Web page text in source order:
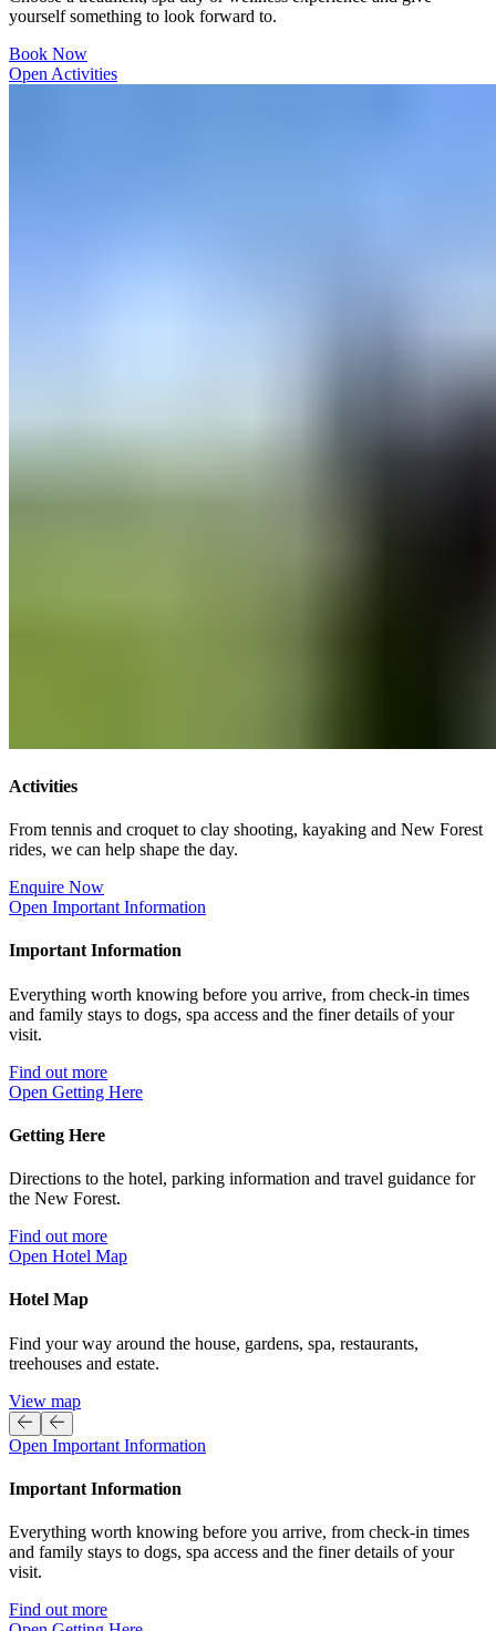
yourself something to look forward to. ​​​​‌ ‍ ​‍​‍‌‍ ‌ ​‍‌‍‍‌‌‍‌ ‌‍‍‌‌‍ ‍​‍​‍​ ‍‍​‍​‍‌ ​ ‌‍​‌‌‍ ‍‌‍‍‌‌ ‌​‌ ‍‌​‍ ‍‌‍‍‌‌‍ ​‍​‍​‍ ​​‍​‍‌‍‍​‌ ​‍‌‍‌‌‌‍‌‍​‍​‍​ ‍‍​‍​‍‌‍‍​‌ ‌​‌ ‌​‌ ​​‌ ​ ​ ‍‍​‍ ​‍ ‌‍ ​​‍ ‌‌‍​‌‌‍ ‍‌‍‌​​‍ ‌‌ ​‍​‍ ‌‌‍‍​‌‍ ‌ ‌​‌‍‌‌‌‍ ​‌ ​ ​‍ ‌‌ ​ ‌ ‌​‌ ‌‌‌‍‌​‌‍‍‌‌‍ ​‍ ‍‌ ‌‍‌‍‌‌‌ ​‍‌‍​ ‌‍‌‌‌‍ ​​‍ ‍‌‍​‌‌ ​​‌ ​​​‍ ‌‍‍‌‌‍ ‍‌ ‌​‌‍‌‌‌‍ ‍‌ ‌​​‍ ‌‍‌‌‌‍‌​‌‍‍‌‌ ‌​​‍ ‌‍ ‌‌‍ ‌‍‌​‌‍‌‌​ ‌‌ ​​‌ ​‍‌‍‌‌‌ ​ ‌‍‌‌‌‍ ‍‌ ‌​‌‍​‌‌ ‌​‌‍‍‌‌‍ ‌‍ ‍​ ‍ ‌‍‍‌‌‍‌​​ ‌​ ‌‌​ ‌ ​ ‌​​ ‍‌‌‍​ ‌‍‌‌‌‍​‍​ ‌ ​‍ ‌​ ​​​ ‍‌‌‍‌‍‌‍​ ​‍ ‌​ ‌​​ ​‍​ ‌‌​ ‌​​‍ ‌‌‍​‌​ ‌​​ ​ ​ ​‍​‍ ‌​ ‌​​ ​​​ ‌‌​ ‌‍‌‍​ ​ ‌ ​ ‌‌​ ‌ ‌‍​‌​ ‌‌‌‍​‌​ ‌ ​ ‍ ‌ ‌​‌ ‍‌‌ ​​‌‍‌‌​ ‌‌‍‍​‌‍ ‌ ‌​‌‍‌‌‌‍ ​‌‌​ ‌‍‍‌‌ ‌​‌‍‌‌‌‌​​‌‍​‌‌‍‌ ‌‍‌‌​ ‍ ‌ ​​‌‍​‌‌ ‌​‌‍‍​​ ‌‌ ​​‌‍​‌‌‍‌ ‌‍‌‌‌​​‍‌ ‌‌‌‍‍‌‌‍ ​‌‍‌​‌‍‌‌‌ ​‍​‍‌‌​ ‌‌‌​​‍‌‌ ‌‍‍ ‌‍‌‌‌ ‍‌​‍‌‌​ ​ ‌​‌​​‍‌‌​ ​ ‌​‌​​‍‌‌​ ​‍​ ​‍​ ​‌‌‍‌​​ ‍​​ ‌​‌‍‌​​ ‌‍​ ​‌​ ​ ‌‍‌‌​ ‌‍​ ‍​​ ‍​​‍‌‌​ ​‍​ ​‍​‍‌‌​ ‌‌‌​‌​​‍ ‍‌‍​ ‌‍ ‌‍ ‍‌ ‌​‌‍‌‌‌‍ ‍‌ ‌​​‍‌‌​ ‌‌‌​​‍‌‌ ‌‍‍ ‌‍‌‌‌ ‍‌​‍‌‌​ ​ ‌​‌​​‍‌‌​ ​ ‌​‌​​‍‌‌​ ​‍​ ​‍‌‍‌​‌‍​‍‌‍‌‍‌‍​‍‌‍​ ‌‍​ ​ ‍​‌‍​‌​ ‌ ‌‍​ ‌‍​‍‌‍‌‌​‍‌‌​ ​‍​ ​‍​‍‌‌​ ‌‌‌​‌​​‍ ‍‌‍‌‌‌ ‍​‌‍​ ‌‍‌‌‌ ​‍‌ ​​‌ ‌​​ ‌‍​‍‌‍​‌‌ ​ ‌‍‌‌‌‌‌‌‌ ​‍‌‍ ​​ ‌‌‍‍​‌ ‌​‌ ‌​‌ ​​‌ ​ ​‍‌‌​ ​ ‌​​‌​‍‌‌​ ​‍‌​‌‍​‍‌‌​ ​‍‌​‌‍‌‍ ​​‍ ‌‌‍​‌‌‍ ‍‌‍‌​​‍ ‌‌ ​‍​‍ ‌‌‍‍​‌‍ ‌ ‌​‌‍‌‌‌‍ ​‌ ​ ​‍ ‌‌ ​ ‌ ‌​‌ ‌‌‌‍‌​‌‍‍‌‌‍ ​‍ ‍‌ ‌‍‌‍‌‌‌ ​‍‌‍​ ‌‍‌‌‌‍ ​​‍ ‍‌‍​‌‌ ​​‌ ​​​‍‌‍‌‍‍‌‌‍‌​​ ‌​ ‌‌​ ‌ ​ ‌​​ ‍‌‌‍​ ‌‍‌‌‌‍​‍​ ‌ ​‍ ‌​ ​​​ ‍‌‌‍‌‍‌‍​ ​‍ ‌​ ‌​​ ​‍​ ‌‌​ ‌​​‍ ‌‌‍​‌​ ‌​​ ​ ​ ​‍​‍ ‌​ ‌​​ ​​​ ‌‌​ ‌‍‌‍​ ​ ‌ ​ ‌‌​ ‌ ‌‍​‌​ ‌‌‌‍​‌​ ‌ ​‍‌‍‌ ‌​‌ ‍‌‌ ​​‌‍‌‌​ ‌‌‍‍​‌‍ ‌ ‌​‌‍‌‌‌‍ ​‌‌​ ‌‍‍‌‌ ‌​‌‍‌‌‌‌​​‌‍​‌‌‍‌ ‌‍‌‌​‍‌‍‌ ​​‌‍​‌‌ ‌​‌‍‍​​ ‌‌ ​​‌‍​‌‌‍‌ ‌‍‌‌‌​​‍‌ ‌‌‌‍‍‌‌‍ ​‌‍‌​‌‍‌‌‌ ​‍​‍‌‌​ ‌‌‌​​‍‌‌ ‌‍‍ ‌‍‌‌‌ ‍‌​‍‌‌​ ​ ‌​‌​​‍‌‌​ ​ ‌​‌​​‍‌‌​ ​‍​ ​‍​ ​‌‌‍‌​​ ‍​​ ‌​‌‍‌​​ ‌‍​ ​‌​ ​ ‌‍‌‌​ ‌‍​ ‍​​ ‍​​‍‌‌​ ​‍​ ​‍​‍‌‌​ ‌‌‌​‌​​‍ ‍‌‍​ ‌‍ ‌‍ ‍‌ ‌​‌‍‌‌‌‍ ‍‌ ‌​​‍‌‌​ ‌‌‌​​‍‌‌ ‌‍‍ ‌‍‌‌‌ ‍‌​‍‌‌​ ​ ‌​‌​​‍‌‌​ ​ ‌​‌​​‍‌‌​ ​‍​ ​‍‌‍‌​‌‍​‍‌‍‌‍‌‍​‍‌‍​ ‌‍​ ​ ‍​‌‍​‌​ ‌ ‌‍​ ‌‍​‍‌‍‌‌​‍‌‌​ ​‍​ ​‍​‍‌‌​ ‌‌‌​‌​​‍ ‍‌‍‌‌‌ ‍​‌‍​ ‌‍‌‌‌ ​‍‌ ​​‌ ‌​​‍‌‍‌ ​​‌‍‌‌‌ ​‍‌ ​ ‌ ​​‌‍‌‌‌‍​ ‌ ‌​‌‍‍‌‌ ‌‍‌‍‌‌​ ‌‌ ​​‌ ‌‌‌‍​‍‌‍ ​‌‍‍‌‌ ​ ‌‍‍​‌‍‌‌‌‍‌​​‍​‍‌ ‌
Book Now​​​​‌ ‍ ​‍​‍‌‍ ‌ ​‍‌‍‍‌‌‍‌ ‌‍‍‌‌‍ ‍​‍​‍​ ‍‍​‍​‍‌ ​ ‌‍​‌‌‍ ‍‌‍‍‌‌ ‌​‌ ‍‌​‍ ‍‌‍‍‌‌‍ ​‍​‍​‍ ​​‍​‍‌‍‍​‌ ​‍‌‍‌‌‌‍‌‍​‍​‍​ ‍‍​‍​‍‌‍‍​‌ ‌​‌ ‌​‌ ​​‌ ​ ​ ‍‍​‍ ​‍ ‌‍ ​​‍ ‌‌‍​‌‌‍ ‍‌‍‌​​‍ ‌‌ ​‍​‍ ‌‌‍‍​‌‍ ‌ ‌​‌‍‌‌‌‍ ​‌ ​ ​‍ ‌‌ ​ ‌ ‌​‌ ‌‌‌‍‌​‌‍‍‌‌‍ ​‍ ‍‌ ‌‍‌‍‌‌‌ ​‍‌‍​ ‌‍‌‌‌‍ ​​‍ ‍‌‍​‌‌ ​​‌ ​​​‍ ‌‍‍‌‌‍ ‍‌ ‌​‌‍‌‌‌‍ ‍‌ ‌​​‍ ‌‍‌‌‌‍‌​‌‍‍‌‌ ‌​​‍ ‌‍ ‌‌‍ ‌‍‌​‌‍‌‌​ ‌‌ ​​‌ ​‍‌‍‌‌‌ ​ ‌‍‌‌‌‍ ‍‌ ‌​‌‍​‌‌ ‌​‌‍‍‌‌‍ ‌‍ ‍​ ‍ ‌‍‍‌‌‍‌​​ ‌​ ‌‌​ ‌ ​ ‌​​ ‍‌‌‍​ ‌‍‌‌‌‍​‍​ ‌ ​‍ ‌​ ​​​ ‍‌‌‍‌‍‌‍​ ​‍ ‌​ ‌​​ ​‍​ ‌‌​ ‌​​‍ ‌‌‍​‌​ ‌​​ ​ ​ ​‍​‍ ‌​ ‌​​ ​​​ ‌‌​ ‌‍‌‍​ ​ ‌ ​ ‌‌​ ‌ ‌‍​‌​ ‌‌‌‍​‌​ ‌ ​ ‍ ‌ ‌​‌ ‍‌‌ ​​‌‍‌‌​ ‌‌‍‍​‌‍ ‌ ‌​‌‍‌‌‌‍ ​‌‌​ ‌‍‍‌‌ ‌​‌‍‌‌‌‌​​‌‍​‌‌‍‌ ‌‍‌‌​ ‍ ‌ ​​‌‍​‌‌ ‌​‌‍‍​​ ‌‌ ​​‌‍​‌‌‍‌ ‌‍‌‌‌​​‍‌ ‌‌‌‍‍‌‌‍ ​‌‍‌​‌‍‌‌‌ ​‍​‍‌‌​ ‌‌‌​​‍‌‌ ‌‍‍ ‌‍‌‌‌ ‍‌​‍‌‌​ ​ ‌​‌​​‍‌‌​ ​ ‌​‌​​‍‌‌​ ​‍​ ​‍​ ​‌‌‍‌​​ ‍​​ ‌​‌‍‌​​ ‌‍​ ​‌​ ​ ‌‍‌‌​ ‌‍​ ‍​​ ‍​​‍‌‌​ ​‍​ ​‍​‍‌‌​ ‌‌‌​‌​​‍ ‍‌‍​ ‌‍ ‌‍ ‍‌ ‌​‌‍‌‌‌‍ ‍‌ ‌​​‍‌‌​ ‌‌‌​​‍‌‌ ‌‍‍ ‌‍‌‌‌ ‍‌​‍‌‌​ ​ ‌​‌​​‍‌‌​ ​ ‌​‌​​‍‌‌​ ​‍​ ​‍‌‍‌​‌‍​‍‌‍‌‍‌‍​‍‌‍​ ‌‍​ ​ ‍​‌‍​‌​ ‌ ‌‍​ ‌‍​‍‌‍‌‌​‍‌‌​ ​‍​ ​‍​‍‌‌​ ‌‌‌​‌​​‍ ‍‌ ​ ‌‍‌‌‌‍​ ‌‍ ‌‍ ‍‌‍‌​‌‍​‌‌ ​‍‌ ‍‌‌​​ ‌ ‌​‌‍​‌​‍ ‍‌‍ ​‌‍​‌‌‍​‍‌‍‌‌‌‍ ​​ ‌‍​‍‌‍​‌‌ ​ ‌‍‌‌‌‌‌‌‌ ​‍‌‍ ​​ ‌‌‍‍​‌ ‌​‌ ‌​‌ ​​‌ ​ ​‍‌‌​ ​ ‌​​‌​‍‌‌​ ​‍‌​‌‍​‍‌‌​ ​‍‌​‌‍‌‍ ​​‍ ‌‌‍​‌‌‍ ‍‌‍‌​​‍ ‌‌ ​‍​‍ ‌‌‍‍​‌‍ ‌ ‌​‌‍‌‌‌‍ ​‌ ​ ​‍ ‌‌ ​ ‌ ‌​‌ ‌‌‌‍‌​‌‍‍‌‌‍ ​‍ ‍‌ ‌‍‌‍‌‌‌ ​‍‌‍​ ‌‍‌‌‌‍ ​​‍ ‍‌‍​‌‌ ​​‌ ​​​‍‌‍‌‍‍‌‌‍‌​​ ‌​ ‌‌​ ‌ ​ ‌​​ ‍‌‌‍​ ‌‍‌‌‌‍​‍​ ‌ ​‍ ‌​ ​​​ ‍‌‌‍‌‍‌‍​ ​‍ ‌​ ‌​​ ​‍​ ‌‌​ ‌​​‍ ‌‌‍​‌​ ‌​​ ​ ​ ​‍​‍ ‌​ ‌​​ ​​​ ‌‌​ ‌‍‌‍​ ​ ‌ ​ ‌‌​ ‌ ‌‍​‌​ ‌‌‌‍​‌​ ‌ ​‍‌‍‌ ‌​‌ ‍‌‌ ​​‌‍‌‌​ ‌‌‍‍​‌‍ ‌ ‌​‌‍‌‌‌‍ ​‌‌​ ‌‍‍‌‌ ‌​‌‍‌‌‌‌​​‌‍​‌‌‍‌ ‌‍‌‌​‍‌‍‌ ​​‌‍​‌‌ ‌​‌‍‍​​ ‌‌ ​​‌‍​‌‌‍‌ ‌‍‌‌‌​​‍‌ ‌‌‌‍‍‌‌‍ ​‌‍‌​‌‍‌‌‌ ​‍​‍‌‌​ ‌‌‌​​‍‌‌ ‌‍‍ ‌‍‌‌‌ ‍‌​‍‌‌​ ​ ‌​‌​​‍‌‌​ ​ ‌​‌​​‍‌‌​ ​‍​ ​‍​ ​‌‌‍‌​​ ‍​​ ‌​‌‍‌​​ ‌‍​ ​‌​ ​ ‌‍‌‌​ ‌‍​ ‍​​ ‍​​‍‌‌​ ​‍​ ​‍​‍‌‌​ ‌‌‌​‌​​‍ ‍‌‍​ ‌‍ ‌‍ ‍‌ ‌​‌‍‌‌‌‍ ‍‌ ‌​​‍‌‌​ ‌‌‌​​‍‌‌ ‌‍‍ ‌‍‌‌‌ ‍‌​‍‌‌​ ​ ‌​‌​​‍‌‌​ ​ ‌​‌​​‍‌‌​ ​‍​ ​‍‌‍‌​‌‍​‍‌‍‌‍‌‍​‍‌‍​ ‌‍​ ​ ‍​‌‍​‌​ ‌ ‌‍​ ‌‍​‍‌‍‌‌​‍‌‌​ ​‍​ ​‍​‍‌‌​ ‌‌‌​‌​​‍ ‍‌ ​ ‌‍‌‌‌‍​ ‌‍ ‌‍ ‍‌‍‌​‌‍​‌‌ ​‍‌ ‍‌‌​​ ‌ ‌​‌‍​‌​‍ ‍‌‍ ​‌‍​‌‌‍​‍‌‍‌‌‌‍ ​​‍‌‍‌ ​​‌‍‌‌‌ ​‍‌ ​ ‌ ​​‌‍‌‌‌‍​ ‌ ‌​‌‍‍‌‌ ‌‍‌‍‌‌​ ‌‌ ​​‌ ‌‌‌‍​‍‌‍ ​‌‍‍‌‌ ​ ‌‍‍​‌‍‌‌‌‍‌​​‍​‍‌ ‌
Open Activities​​​​‌ ‍ ​‍​‍‌‍ ‌ ​‍‌‍‍‌‌‍‌ ‌‍‍‌‌‍ ‍​‍​‍​ ‍‍​‍​‍‌ ​ ‌‍​‌‌‍ ‍‌‍‍‌‌ ‌​‌ ‍‌​‍ ‍‌‍‍‌‌‍ ​‍​‍​‍ ​​‍​‍‌‍‍​‌ ​‍‌‍‌‌‌‍‌‍​‍​‍​ ‍‍​‍​‍‌‍‍​‌ ‌​‌ ‌​‌ ​​‌ ​ ​ ‍‍​‍ ​‍ ‌‍ ​​‍ ‌‌‍​‌‌‍ ‍‌‍‌​​‍ ‌‌ ​‍​‍ ‌‌‍‍​‌‍ ‌ ‌​‌‍‌‌‌‍ ​‌ ​ ​‍ ‌‌ ​ ‌ ‌​‌ ‌‌‌‍‌​‌‍‍‌‌‍ ​‍ ‍‌ ‌‍‌‍‌‌‌ ​‍‌‍​ ‌‍‌‌‌‍ ​​‍ ‍‌‍​‌‌ ​​‌ ​​​‍ ‌‍‍‌‌‍ ‍‌ ‌​‌‍‌‌‌‍ ‍‌ ‌​​‍ ‌‍‌‌‌‍‌​‌‍‍‌‌ ‌​​‍ ‌‍ ‌‌‍ ‌‍‌​‌‍‌‌​ ‌‌ ​​‌ ​‍‌‍‌‌‌ ​ ‌‍‌‌‌‍ ‍‌ ‌​‌‍​‌‌ ‌​‌‍‍‌‌‍ ‌‍ ‍​ ‍ ‌‍‍‌‌‍‌​​ ‌​ ‌‌​ ‌ ​ ‌​​ ‍‌‌‍​ ‌‍‌‌‌‍​‍​ ‌ ​‍ ‌​ ​​​ ‍‌‌‍‌‍‌‍​ ​‍ ‌​ ‌​​ ​‍​ ‌‌​ ‌​​‍ ‌‌‍​‌​ ‌​​ ​ ​ ​‍​‍ ‌​ ‌​​ ​​​ ‌‌​ ‌‍‌‍​ ​ ‌ ​ ‌‌​ ‌ ‌‍​‌​ ‌‌‌‍​‌​ ‌ ​ ‍ ‌ ‌​‌ ‍‌‌ ​​‌‍‌‌​ ‌‌‍‍​‌‍ ‌ ‌​‌‍‌‌‌‍ ​‌‌​ ‌‍‍‌‌ ‌​‌‍‌‌‌‌​​‌‍​‌‌‍‌ ‌‍‌‌​ ‍ ‌ ​​‌‍​‌‌ ‌​‌‍‍​​ ‌‌ ​​‌‍​‌‌‍‌ ‌‍‌‌‌​​‍‌ ‌‌‌‍‍‌‌‍ ​‌‍‌​‌‍‌‌‌ ​‍​‍‌‌​ ‌‌‌​​‍‌‌ ‌‍‍ ‌‍‌‌‌ ‍‌​‍‌‌​ ​ ‌​‌​​‍‌‌​ ​ ‌​‌​​‍‌‌​ ​‍​ ​‍​ ​‌‌‍‌​​ ‍​​ ‌​‌‍‌​​ ‌‍​ ​‌​ ​ ‌‍‌‌​ ‌‍​ ‍​​ ‍​​‍‌‌​ ​‍​ ​‍​‍‌‌​ ‌‌‌​‌​​‍ ‍‌‍​ ‌‍ ‌‍ ‍‌ ‌​‌‍‌‌‌‍ ‍‌ ‌​​‍‌‌​ ‌‌‌​​‍‌‌ ‌‍‍ ‌‍‌‌‌ ‍‌​‍‌‌​ ​ ‌​‌​​‍‌‌​ ​ ‌​‌​​‍‌‌​ ​‍​ ​‍​ ‌‌‌‍‌‍‌‍​ ‌‍​ ​ ‍‌​ ‍​​ ‌ ​ ‌‌​ ‌‌‌‍​‍​ ‍‌​ ​ ​‍‌‌​ ​‍​ ​‍​‍‌‌​ ‌‌‌​‌​​‍ ‍‌ ‌​‌‍‍‌‌ ‌​‌‍ ​‌‍‌‌​ ‌‍​‍‌‍​‌‌ ​ ‌‍‌‌‌‌‌‌‌ ​‍‌‍ ​​ ‌‌‍‍​‌ ‌​‌ ‌​‌ ​​‌ ​ ​‍‌‌​ ​ ‌​​‌​‍‌‌​ ​‍‌​‌‍​‍‌‌​ ​‍‌​‌‍‌‍ ​​‍ ‌‌‍​‌‌‍ ‍‌‍‌​​‍ ‌‌ ​‍​‍ ‌‌‍‍​‌‍ ‌ ‌​‌‍‌‌‌‍ ​‌ ​ ​‍ ‌‌ ​ ‌ ‌​‌ ‌‌‌‍‌​‌‍‍‌‌‍ ​‍ ‍‌ ‌‍‌‍‌‌‌ ​‍‌‍​ ‌‍‌‌‌‍ ​​‍ ‍‌‍​‌‌ ​​‌ ​​​‍‌‍‌‍‍‌‌‍‌​​ ‌​ ‌‌​ ‌ ​ ‌​​ ‍‌‌‍​ ‌‍‌‌‌‍​‍​ ‌ ​‍ ‌​ ​​​ ‍‌‌‍‌‍‌‍​ ​‍ ‌​ ‌​​ ​‍​ ‌‌​ ‌​​‍ ‌‌‍​‌​ ‌​​ ​ ​ ​‍​‍ ‌​ ‌​​ ​​​ ‌‌​ ‌‍‌‍​ ​ ‌ ​ ‌‌​ ‌ ‌‍​‌​ ‌‌‌‍​‌​ ‌ ​‍‌‍‌ ‌​‌ ‍‌‌ ​​‌‍‌‌​ ‌‌‍‍​‌‍ ‌ ‌​‌‍‌‌‌‍ ​‌‌​ ‌‍‍‌‌ ‌​‌‍‌‌‌‌​​‌‍​‌‌‍‌ ‌‍‌‌​‍‌‍‌ ​​‌‍​‌‌ ‌​‌‍‍​​ ‌‌ ​​‌‍​‌‌‍‌ ‌‍‌‌‌​​‍‌ ‌‌‌‍‍‌‌‍ ​‌‍‌​‌‍‌‌‌ ​‍​‍‌‌​ ‌‌‌​​‍‌‌ ‌‍‍ ‌‍‌‌‌ ‍‌​‍‌‌​ ​ ‌​‌​​‍‌‌​ ​ ‌​‌​​‍‌‌​ ​‍​ ​‍​ ​‌‌‍‌​​ ‍​​ ‌​‌‍‌​​ ‌‍​ ​‌​ ​ ‌‍‌‌​ ‌‍​ ‍​​ ‍​​‍‌‌​ ​‍​ ​‍​‍‌‌​ ‌‌‌​‌​​‍ ‍‌‍​ ‌‍ ‌‍ ‍‌ ‌​‌‍‌‌‌‍ ‍‌ ‌​​‍‌‌​ ‌‌‌​​‍‌‌ ‌‍‍ ‌‍‌‌‌ ‍‌​‍‌‌​ ​ ‌​‌​​‍‌‌​ ​ ‌​‌​​‍‌‌​ ​‍​ ​‍​ ‌‌‌‍‌‍‌‍​ ‌‍​ ​ ‍‌​ ‍​​ ‌ ​ ‌‌​ ‌‌‌‍​‍​ ‍‌​ ​ ​‍‌‌​ ​‍​ ​‍​‍‌‌​ ‌‌‌​‌​​‍ ‍‌ ‌​‌‍‍‌‌ ‌​‌‍ ​‌‍‌‌​‍‌‍‌ ​​‌‍‌‌‌ ​‍‌ ​ ‌ ​​‌‍‌‌‌‍​ ‌ ‌​‌‍‍‌‌ ‌‍‌‍‌‌​ ‌‌ ​​‌ ‌‌‌‍​‍‌‍ ​‌‍‍‌‌ ​ ‌‍‍​‌‍‌‌‌‍‌​​‍​‍‌ ‌
Activities​​​​‌ ‍ ​‍​‍‌‍ ‌ ​‍‌‍‍‌‌‍‌ ‌‍‍‌‌‍ ‍​‍​‍​ ‍‍​‍​‍‌ ​ ‌‍​‌‌‍ ‍‌‍‍‌‌ ‌​‌ ‍‌​‍ ‍‌‍‍‌‌‍ ​‍​‍​‍ ​​‍​‍‌‍‍​‌ ​‍‌‍‌‌‌‍‌‍​‍​‍​ ‍‍​‍​‍‌‍‍​‌ ‌​‌ ‌​‌ ​​‌ ​ ​ ‍‍​‍ ​‍ ‌‍ ​​‍ ‌‌‍​‌‌‍ ‍‌‍‌​​‍ ‌‌ ​‍​‍ ‌‌‍‍​‌‍ ‌ ‌​‌‍‌‌‌‍ ​‌ ​ ​‍ ‌‌ ​ ‌ ‌​‌ ‌‌‌‍‌​‌‍‍‌‌‍ ​‍ ‍‌ ‌‍‌‍‌‌‌ ​‍‌‍​ ‌‍‌‌‌‍ ​​‍ ‍‌‍​‌‌ ​​‌ ​​​‍ ‌‍‍‌‌‍ ‍‌ ‌​‌‍‌‌‌‍ ‍‌ ‌​​‍ ‌‍‌‌‌‍‌​‌‍‍‌‌ ‌​​‍ ‌‍ ‌‌‍ ‌‍‌​‌‍‌‌​ ‌‌ ​​‌ ​‍‌‍‌‌‌ ​ ‌‍‌‌‌‍ ‍‌ ‌​‌‍​‌‌ ‌​‌‍‍‌‌‍ ‌‍ ‍​ ‍ ‌‍‍‌‌‍‌​​ ‌​ ‌‌​ ‌ ​ ‌​​ ‍‌‌‍​ ‌‍‌‌‌‍​‍​ ‌ ​‍ ‌​ ​​​ ‍‌‌‍‌‍‌‍​ ​‍ ‌​ ‌​​ ​‍​ ‌‌​ ‌​​‍ ‌‌‍​‌​ ‌​​ ​ ​ ​‍​‍ ‌​ ‌​​ ​​​ ‌‌​ ‌‍‌‍​ ​ ‌ ​ ‌‌​ ‌ ‌‍​‌​ ‌‌‌‍​‌​ ‌ ​ ‍ ‌ ‌​‌ ‍‌‌ ​​‌‍‌‌​ ‌‌‍‍​‌‍ ‌ ‌​‌‍‌‌‌‍ ​‌‌​ ‌‍‍‌‌ ‌​‌‍‌‌‌‌​​‌‍​‌‌‍‌ ‌‍‌‌​ ‍ ‌ ​​‌‍​‌‌ ‌​‌‍‍​​ ‌‌ ​​‌‍​‌‌‍‌ ‌‍‌‌‌​​‍‌ ‌‌‌‍‍‌‌‍ ​‌‍‌​‌‍‌‌‌ ​‍​‍‌‌​ ‌‌‌​​‍‌‌ ‌‍‍ ‌‍‌‌‌ ‍‌​‍‌‌​ ​ ‌​‌​​‍‌‌​ ​ ‌​‌​​‍‌‌​ ​‍​ ​‍​ ​‌‌‍‌​​ ‍​​ ‌​‌‍‌​​ ‌‍​ ​‌​ ​ ‌‍‌‌​ ‌‍​ ‍​​ ‍​​‍‌‌​ ​‍​ ​‍​‍‌‌​ ‌‌‌​‌​​‍ ‍‌‍​ ‌‍ ‌‍ ‍‌ ‌​‌‍‌‌‌‍ ‍‌ ‌​​‍‌‌​ ‌‌‌​​‍‌‌ ‌‍‍ ‌‍‌‌‌ ‍‌​‍‌‌​ ​ ‌​‌​​‍‌‌​ ​ ‌​‌​​‍‌‌​ ​‍​ ​‍​ ‌‌‌‍‌‍‌‍​ ‌‍​ ​ ‍‌​ ‍​​ ‌ ​ ‌‌​ ‌‌‌‍​‍​ ‍‌​ ​ ​‍‌‌​ ​‍​ ​‍​‍‌‌​ ‌‌‌​‌​​‍ ‍‌ ‌​‌‍‍‌‌ ‌​‌‍ ​‌‍‌‌​ ‌‍​‍‌‍​‌‌ ​ ‌‍‌‌‌‌‌‌‌ ​‍‌‍ ​​ ‌‌‍‍​‌ ‌​‌ ‌​‌ ​​‌ ​ ​‍‌‌​ ​ ‌​​‌​‍‌‌​ ​‍‌​‌‍​‍‌‌​ ​‍‌​‌‍‌‍ ​​‍ ‌‌‍​‌‌‍ ‍‌‍‌​​‍ ‌‌ ​‍​‍ ‌‌‍‍​‌‍ ‌ ‌​‌‍‌‌‌‍ ​‌ ​ ​‍ ‌‌ ​ ‌ ‌​‌ ‌‌‌‍‌​‌‍‍‌‌‍ ​‍ ‍‌ ‌‍‌‍‌‌‌ ​‍‌‍​ ‌‍‌‌‌‍ ​​‍ ‍‌‍​‌‌ ​​‌ ​​​‍‌‍‌‍‍‌‌‍‌​​ ‌​ ‌‌​ ‌ ​ ‌​​ ‍‌‌‍​ ‌‍‌‌‌‍​‍​ ‌ ​‍ ‌​ ​​​ ‍‌‌‍‌‍‌‍​ ​‍ ‌​ ‌​​ ​‍​ ‌‌​ ‌​​‍ ‌‌‍​‌​ ‌​​ ​ ​ ​‍​‍ ‌​ ‌​​ ​​​ ‌‌​ ‌‍‌‍​ ​ ‌ ​ ‌‌​ ‌ ‌‍​‌​ ‌‌‌‍​‌​ ‌ ​‍‌‍‌ ‌​‌ ‍‌‌ ​​‌‍‌‌​ ‌‌‍‍​‌‍ ‌ ‌​‌‍‌‌‌‍ ​‌‌​ ‌‍‍‌‌ ‌​‌‍‌‌‌‌​​‌‍​‌‌‍‌ ‌‍‌‌​‍‌‍‌ ​​‌‍​‌‌ ‌​‌‍‍​​ ‌‌ ​​‌‍​‌‌‍‌ ‌‍‌‌‌​​‍‌ ‌‌‌‍‍‌‌‍ ​‌‍‌​‌‍‌‌‌ ​‍​‍‌‌​ ‌‌‌​​‍‌‌ ‌‍‍ ‌‍‌‌‌ ‍‌​‍‌‌​ ​ ‌​‌​​‍‌‌​ ​ ‌​‌​​‍‌‌​ ​‍​ ​‍​ ​‌‌‍‌​​ ‍​​ ‌​‌‍‌​​ ‌‍​ ​‌​ ​ ‌‍‌‌​ ‌‍​ ‍​​ ‍​​‍‌‌​ ​‍​ ​‍​‍‌‌​ ‌‌‌​‌​​‍ ‍‌‍​ ‌‍ ‌‍ ‍‌ ‌​‌‍‌‌‌‍ ‍‌ ‌​​‍‌‌​ ‌‌‌​​‍‌‌ ‌‍‍ ‌‍‌‌‌ ‍‌​‍‌‌​ ​ ‌​‌​​‍‌‌​ ​ ‌​‌​​‍‌‌​ ​‍​ ​‍​ ‌‌‌‍‌‍‌‍​ ‌‍​ ​ ‍‌​ ‍​​ ‌ ​ ‌‌​ ‌‌‌‍​‍​ ‍‌​ ​ ​‍‌‌​ ​‍​ ​‍​‍‌‌​ ‌‌‌​‌​​‍ ‍‌ ‌​‌‍‍‌‌ ‌​‌‍ ​‌‍‌‌​‍‌‍‌ ​​‌‍‌‌‌ ​‍‌ ​ ‌ ​​‌‍‌‌‌‍​ ‌ ‌​‌‍‍‌‌ ‌‍‌‍‌‌​ ‌‌ ​​‌ ‌‌‌‍​‍‌‍ ​‌‍‍‌‌ ​ ‌‍‍​‌‍‌‌‌‍‌​​‍​‍‌ ‌
From tennis and croquet to clay shooting, kayaking and New Forest
rides, we can help shape the day. ​​​​‌ ‍ ​‍​‍‌‍ ‌ ​‍‌‍‍‌‌‍‌ ‌‍‍‌‌‍ ‍​‍​‍​ ‍‍​‍​‍‌ ​ ‌‍​‌‌‍ ‍‌‍‍‌‌ ‌​‌ ‍‌​‍ ‍‌‍‍‌‌‍ ​‍​‍​‍ ​​‍​‍‌‍‍​‌ ​‍‌‍‌‌‌‍‌‍​‍​‍​ ‍‍​‍​‍‌‍‍​‌ ‌​‌ ‌​‌ ​​‌ ​ ​ ‍‍​‍ ​‍ ‌‍ ​​‍ ‌‌‍​‌‌‍ ‍‌‍‌​​‍ ‌‌ ​‍​‍ ‌‌‍‍​‌‍ ‌ ‌​‌‍‌‌‌‍ ​‌ ​ ​‍ ‌‌ ​ ‌ ‌​‌ ‌‌‌‍‌​‌‍‍‌‌‍ ​‍ ‍‌ ‌‍‌‍‌‌‌ ​‍‌‍​ ‌‍‌‌‌‍ ​​‍ ‍‌‍​‌‌ ​​‌ ​​​‍ ‌‍‍‌‌‍ ‍‌ ‌​‌‍‌‌‌‍ ‍‌ ‌​​‍ ‌‍‌‌‌‍‌​‌‍‍‌‌ ‌​​‍ ‌‍ ‌‌‍ ‌‍‌​‌‍‌‌​ ‌‌ ​​‌ ​‍‌‍‌‌‌ ​ ‌‍‌‌‌‍ ‍‌ ‌​‌‍​‌‌ ‌​‌‍‍‌‌‍ ‌‍ ‍​ ‍ ‌‍‍‌‌‍‌​​ ‌​ ‌‌​ ‌ ​ ‌​​ ‍‌‌‍​ ‌‍‌‌‌‍​‍​ ‌ ​‍ ‌​ ​​​ ‍‌‌‍‌‍‌‍​ ​‍ ‌​ ‌​​ ​‍​ ‌‌​ ‌​​‍ ‌‌‍​‌​ ‌​​ ​ ​ ​‍​‍ ‌​ ‌​​ ​​​ ‌‌​ ‌‍‌‍​ ​ ‌ ​ ‌‌​ ‌ ‌‍​‌​ ‌‌‌‍​‌​ ‌ ​ ‍ ‌ ‌​‌ ‍‌‌ ​​‌‍‌‌​ ‌‌‍‍​‌‍ ‌ ‌​‌‍‌‌‌‍ ​‌‌​ ‌‍‍‌‌ ‌​‌‍‌‌‌‌​​‌‍​‌‌‍‌ ‌‍‌‌​ ‍ ‌ ​​‌‍​‌‌ ‌​‌‍‍​​ ‌‌ ​​‌‍​‌‌‍‌ ‌‍‌‌‌​​‍‌ ‌‌‌‍‍‌‌‍ ​‌‍‌​‌‍‌‌‌ ​‍​‍‌‌​ ‌‌‌​​‍‌‌ ‌‍‍ ‌‍‌‌‌ ‍‌​‍‌‌​ ​ ‌​‌​​‍‌‌​ ​ ‌​‌​​‍‌‌​ ​‍​ ​‍​ ​‌‌‍‌​​ ‍​​ ‌​‌‍‌​​ ‌‍​ ​‌​ ​ ‌‍‌‌​ ‌‍​ ‍​​ ‍​​‍‌‌​ ​‍​ ​‍​‍‌‌​ ‌‌‌​‌​​‍ ‍‌‍​ ‌‍ ‌‍ ‍‌ ‌​‌‍‌‌‌‍ ‍‌ ‌​​‍‌‌​ ‌‌‌​​‍‌‌ ‌‍‍ ‌‍‌‌‌ ‍‌​‍‌‌​ ​ ‌​‌​​‍‌‌​ ​ ‌​‌​​‍‌‌​ ​‍​ ​‍​ ‌‌‌‍‌‍‌‍​ ‌‍​ ​ ‍‌​ ‍​​ ‌ ​ ‌‌​ ‌‌‌‍​‍​ ‍‌​ ​ ​‍‌‌​ ​‍​ ​‍​‍‌‌​ ‌‌‌​‌​​‍ ‍‌‍‌‌‌ ‍​‌‍​ ‌‍‌‌‌ ​‍‌ ​​‌ ‌​​ ‌‍​‍‌‍​‌‌ ​ ‌‍‌‌‌‌‌‌‌ ​‍‌‍ ​​ ‌‌‍‍​‌ ‌​‌ ‌​‌ ​​‌ ​ ​‍‌‌​ ​ ‌​​‌​‍‌‌​ ​‍‌​‌‍​‍‌‌​ ​‍‌​‌‍‌‍ ​​‍ ‌‌‍​‌‌‍ ‍‌‍‌​​‍ ‌‌ ​‍​‍ ‌‌‍‍​‌‍ ‌ ‌​‌‍‌‌‌‍ ​‌ ​ ​‍ ‌‌ ​ ‌ ‌​‌ ‌‌‌‍‌​‌‍‍‌‌‍ ​‍ ‍‌ ‌‍‌‍‌‌‌ ​‍‌‍​ ‌‍‌‌‌‍ ​​‍ ‍‌‍​‌‌ ​​‌ ​​​‍‌‍‌‍‍‌‌‍‌​​ ‌​ ‌‌​ ‌ ​ ‌​​ ‍‌‌‍​ ‌‍‌‌‌‍​‍​ ‌ ​‍ ‌​ ​​​ ‍‌‌‍‌‍‌‍​ ​‍ ‌​ ‌​​ ​‍​ ‌‌​ ‌​​‍ ‌‌‍​‌​ ‌​​ ​ ​ ​‍​‍ ‌​ ‌​​ ​​​ ‌‌​ ‌‍‌‍​ ​ ‌ ​ ‌‌​ ‌ ‌‍​‌​ ‌‌‌‍​‌​ ‌ ​‍‌‍‌ ‌​‌ ‍‌‌ ​​‌‍‌‌​ ‌‌‍‍​‌‍ ‌ ‌​‌‍‌‌‌‍ ​‌‌​ ‌‍‍‌‌ ‌​‌‍‌‌‌‌​​‌‍​‌‌‍‌ ‌‍‌‌​‍‌‍‌ ​​‌‍​‌‌ ‌​‌‍‍​​ ‌‌ ​​‌‍​‌‌‍‌ ‌‍‌‌‌​​‍‌ ‌‌‌‍‍‌‌‍ ​‌‍‌​‌‍‌‌‌ ​‍​‍‌‌​ ‌‌‌​​‍‌‌ ‌‍‍ ‌‍‌‌‌ ‍‌​‍‌‌​ ​ ‌​‌​​‍‌‌​ ​ ‌​‌​​‍‌‌​ ​‍​ ​‍​ ​‌‌‍‌​​ ‍​​ ‌​‌‍‌​​ ‌‍​ ​‌​ ​ ‌‍‌‌​ ‌‍​ ‍​​ ‍​​‍‌‌​ ​‍​ ​‍​‍‌‌​ ‌‌‌​‌​​‍ ‍‌‍​ ‌‍ ‌‍ ‍‌ ‌​‌‍‌‌‌‍ ‍‌ ‌​​‍‌‌​ ‌‌‌​​‍‌‌ ‌‍‍ ‌‍‌‌‌ ‍‌​‍‌‌​ ​ ‌​‌​​‍‌‌​ ​ ‌​‌​​‍‌‌​ ​‍​ ​‍​ ‌‌‌‍‌‍‌‍​ ‌‍​ ​ ‍‌​ ‍​​ ‌ ​ ‌‌​ ‌‌‌‍​‍​ ‍‌​ ​ ​‍‌‌​ ​‍​ ​‍​‍‌‌​ ‌‌‌​‌​​‍ ‍‌‍‌‌‌ ‍​‌‍​ ‌‍‌‌‌ ​‍‌ ​​‌ ‌​​‍‌‍‌ ​​‌‍‌‌‌ ​‍‌ ​ ‌ ​​‌‍‌‌‌‍​ ‌ ‌​‌‍‍‌‌ ‌‍‌‍‌‌​ ‌‌ ​​‌ ‌‌‌‍​‍‌‍ ​‌‍‍‌‌ ​ ‌‍‍​‌‍‌‌‌‍‌​​‍​‍‌ ‌
Enquire Now​​​​‌ ‍ ​‍​‍‌‍ ‌ ​‍‌‍‍‌‌‍‌ ‌‍‍‌‌‍ ‍​‍​‍​ ‍‍​‍​‍‌ ​ ‌‍​‌‌‍ ‍‌‍‍‌‌ ‌​‌ ‍‌​‍ ‍‌‍‍‌‌‍ ​‍​‍​‍ ​​‍​‍‌‍‍​‌ ​‍‌‍‌‌‌‍‌‍​‍​‍​ ‍‍​‍​‍‌‍‍​‌ ‌​‌ ‌​‌ ​​‌ ​ ​ ‍‍​‍ ​‍ ‌‍ ​​‍ ‌‌‍​‌‌‍ ‍‌‍‌​​‍ ‌‌ ​‍​‍ ‌‌‍‍​‌‍ ‌ ‌​‌‍‌‌‌‍ ​‌ ​ ​‍ ‌‌ ​ ‌ ‌​‌ ‌‌‌‍‌​‌‍‍‌‌‍ ​‍ ‍‌ ‌‍‌‍‌‌‌ ​‍‌‍​ ‌‍‌‌‌‍ ​​‍ ‍‌‍​‌‌ ​​‌ ​​​‍ ‌‍‍‌‌‍ ‍‌ ‌​‌‍‌‌‌‍ ‍‌ ‌​​‍ ‌‍‌‌‌‍‌​‌‍‍‌‌ ‌​​‍ ‌‍ ‌‌‍ ‌‍‌​‌‍‌‌​ ‌‌ ​​‌ ​‍‌‍‌‌‌ ​ ‌‍‌‌‌‍ ‍‌ ‌​‌‍​‌‌ ‌​‌‍‍‌‌‍ ‌‍ ‍​ ‍ ‌‍‍‌‌‍‌​​ ‌​ ‌‌​ ‌ ​ ‌​​ ‍‌‌‍​ ‌‍‌‌‌‍​‍​ ‌ ​‍ ‌​ ​​​ ‍‌‌‍‌‍‌‍​ ​‍ ‌​ ‌​​ ​‍​ ‌‌​ ‌​​‍ ‌‌‍​‌​ ‌​​ ​ ​ ​‍​‍ ‌​ ‌​​ ​​​ ‌‌​ ‌‍‌‍​ ​ ‌ ​ ‌‌​ ‌ ‌‍​‌​ ‌‌‌‍​‌​ ‌ ​ ‍ ‌ ‌​‌ ‍‌‌ ​​‌‍‌‌​ ‌‌‍‍​‌‍ ‌ ‌​‌‍‌‌‌‍ ​‌‌​ ‌‍‍‌‌ ‌​‌‍‌‌‌‌​​‌‍​‌‌‍‌ ‌‍‌‌​ ‍ ‌ ​​‌‍​‌‌ ‌​‌‍‍​​ ‌‌ ​​‌‍​‌‌‍‌ ‌‍‌‌‌​​‍‌ ‌‌‌‍‍‌‌‍ ​‌‍‌​‌‍‌‌‌ ​‍​‍‌‌​ ‌‌‌​​‍‌‌ ‌‍‍ ‌‍‌‌‌ ‍‌​‍‌‌​ ​ ‌​‌​​‍‌‌​ ​ ‌​‌​​‍‌‌​ ​‍​ ​‍​ ​‌‌‍‌​​ ‍​​ ‌​‌‍‌​​ ‌‍​ ​‌​ ​ ‌‍‌‌​ ‌‍​ ‍​​ ‍​​‍‌‌​ ​‍​ ​‍​‍‌‌​ ‌‌‌​‌​​‍ ‍‌‍​ ‌‍ ‌‍ ‍‌ ‌​‌‍‌‌‌‍ ‍‌ ‌​​‍‌‌​ ‌‌‌​​‍‌‌ ‌‍‍ ‌‍‌‌‌ ‍‌​‍‌‌​ ​ ‌​‌​​‍‌‌​ ​ ‌​‌​​‍‌‌​ ​‍​ ​‍​ ‌‌‌‍‌‍‌‍​ ‌‍​ ​ ‍‌​ ‍​​ ‌ ​ ‌‌​ ‌‌‌‍​‍​ ‍‌​ ​ ​‍‌‌​ ​‍​ ​‍​‍‌‌​ ‌‌‌​‌​​‍ ‍‌ ​ ‌‍‌‌‌‍​ ‌‍ ‌‍ ‍‌‍‌​‌‍​‌‌ ​‍‌ ‍‌‌​​ ‌ ‌​‌‍​‌​‍ ‍‌‍ ​‌‍​‌‌‍​‍‌‍‌‌‌‍ ​​ ‌‍​‍‌‍​‌‌ ​ ‌‍‌‌‌‌‌‌‌ ​‍‌‍ ​​ ‌‌‍‍​‌ ‌​‌ ‌​‌ ​​‌ ​ ​‍‌‌​ ​ ‌​​‌​‍‌‌​ ​‍‌​‌‍​‍‌‌​ ​‍‌​‌‍‌‍ ​​‍ ‌‌‍​‌‌‍ ‍‌‍‌​​‍ ‌‌ ​‍​‍ ‌‌‍‍​‌‍ ‌ ‌​‌‍‌‌‌‍ ​‌ ​ ​‍ ‌‌ ​ ‌ ‌​‌ ‌‌‌‍‌​‌‍‍‌‌‍ ​‍ ‍‌ ‌‍‌‍‌‌‌ ​‍‌‍​ ‌‍‌‌‌‍ ​​‍ ‍‌‍​‌‌ ​​‌ ​​​‍‌‍‌‍‍‌‌‍‌​​ ‌​ ‌‌​ ‌ ​ ‌​​ ‍‌‌‍​ ‌‍‌‌‌‍​‍​ ‌ ​‍ ‌​ ​​​ ‍‌‌‍‌‍‌‍​ ​‍ ‌​ ‌​​ ​‍​ ‌‌​ ‌​​‍ ‌‌‍​‌​ ‌​​ ​ ​ ​‍​‍ ‌​ ‌​​ ​​​ ‌‌​ ‌‍‌‍​ ​ ‌ ​ ‌‌​ ‌ ‌‍​‌​ ‌‌‌‍​‌​ ‌ ​‍‌‍‌ ‌​‌ ‍‌‌ ​​‌‍‌‌​ ‌‌‍‍​‌‍ ‌ ‌​‌‍‌‌‌‍ ​‌‌​ ‌‍‍‌‌ ‌​‌‍‌‌‌‌​​‌‍​‌‌‍‌ ‌‍‌‌​‍‌‍‌ ​​‌‍​‌‌ ‌​‌‍‍​​ ‌‌ ​​‌‍​‌‌‍‌ ‌‍‌‌‌​​‍‌ ‌‌‌‍‍‌‌‍ ​‌‍‌​‌‍‌‌‌ ​‍​‍‌‌​ ‌‌‌​​‍‌‌ ‌‍‍ ‌‍‌‌‌ ‍‌​‍‌‌​ ​ ‌​‌​​‍‌‌​ ​ ‌​‌​​‍‌‌​ ​‍​ ​‍​ ​‌‌‍‌​​ ‍​​ ‌​‌‍‌​​ ‌‍​ ​‌​ ​ ‌‍‌‌​ ‌‍​ ‍​​ ‍​​‍‌‌​ ​‍​ ​‍​‍‌‌​ ‌‌‌​‌​​‍ ‍‌‍​ ‌‍ ‌‍ ‍‌ ‌​‌‍‌‌‌‍ ‍‌ ‌​​‍‌‌​ ‌‌‌​​‍‌‌ ‌‍‍ ‌‍‌‌‌ ‍‌​‍‌‌​ ​ ‌​‌​​‍‌‌​ ​ ‌​‌​​‍‌‌​ ​‍​ ​‍​ ‌‌‌‍‌‍‌‍​ ‌‍​ ​ ‍‌​ ‍​​ ‌ ​ ‌‌​ ‌‌‌‍​‍​ ‍‌​ ​ ​‍‌‌​ ​‍​ ​‍​‍‌‌​ ‌‌‌​‌​​‍ ‍‌ ​ ‌‍‌‌‌‍​ ‌‍ ‌‍ ‍‌‍‌​‌‍​‌‌ ​‍‌ ‍‌‌​​ ‌ ‌​‌‍​‌​‍ ‍‌‍ ​‌‍​‌‌‍​‍‌‍‌‌‌‍ ​​‍‌‍‌ ​​‌‍‌‌‌ ​‍‌ ​ ‌ ​​‌‍‌‌‌‍​ ‌ ‌​‌‍‍‌‌ ‌‍‌‍‌‌​ ‌‌ ​​‌ ‌‌‌‍​‍‌‍ ​‌‍‍‌‌ ​ ‌‍‍​‌‍‌‌‌‍‌​​‍​‍‌ ‌
Open Important Information​​​​‌ ‍ ​‍​‍‌‍ ‌ ​‍‌‍‍‌‌‍‌ ‌‍‍‌‌‍ ‍​‍​‍​ ‍‍​‍​‍‌ ​ ‌‍​‌‌‍ ‍‌‍‍‌‌ ‌​‌ ‍‌​‍ ‍‌‍‍‌‌‍ ​‍​‍​‍ ​​‍​‍‌‍‍​‌ ​‍‌‍‌‌‌‍‌‍​‍​‍​ ‍‍​‍​‍‌‍‍​‌ ‌​‌ ‌​‌ ​​‌ ​ ​ ‍‍​‍ ​‍ ‌‍ ​​‍ ‌‌‍​‌‌‍ ‍‌‍‌​​‍ ‌‌ ​‍​‍ ‌‌‍‍​‌‍ ‌ ‌​‌‍‌‌‌‍ ​‌ ​ ​‍ ‌‌ ​ ‌ ‌​‌ ‌‌‌‍‌​‌‍‍‌‌‍ ​‍ ‍‌ ‌‍‌‍‌‌‌ ​‍‌‍​ ‌‍‌‌‌‍ ​​‍ ‍‌‍​‌‌ ​​‌ ​​​‍ ‌‍‍‌‌‍ ‍‌ ‌​‌‍‌‌‌‍ ‍‌ ‌​​‍ ‌‍‌‌‌‍‌​‌‍‍‌‌ ‌​​‍ ‌‍ ‌‌‍ ‌‍‌​‌‍‌‌​ ‌‌ ​​‌ ​‍‌‍‌‌‌ ​ ‌‍‌‌‌‍ ‍‌ ‌​‌‍​‌‌ ‌​‌‍‍‌‌‍ ‌‍ ‍​ ‍ ‌‍‍‌‌‍‌​​ ‌​ ‌‌​ ‌ ​ ‌​​ ‍‌‌‍​ ‌‍‌‌‌‍​‍​ ‌ ​‍ ‌​ ​​​ ‍‌‌‍‌‍‌‍​ ​‍ ‌​ ‌​​ ​‍​ ‌‌​ ‌​​‍ ‌‌‍​‌​ ‌​​ ​ ​ ​‍​‍ ‌​ ‌​​ ​​​ ‌‌​ ‌‍‌‍​ ​ ‌ ​ ‌‌​ ‌ ‌‍​‌​ ‌‌‌‍​‌​ ‌ ​ ‍ ‌ ‌​‌ ‍‌‌ ​​‌‍‌‌​ ‌‌‍‍​‌‍ ‌ ‌​‌‍‌‌‌‍ ​‌‌​ ‌‍‍‌‌ ‌​‌‍‌‌‌‌​​‌‍​‌‌‍‌ ‌‍‌‌​ ‍ ‌ ​​‌‍​‌‌ ‌​‌‍‍​​ ‌‌ ​​‌‍​‌‌‍‌ ‌‍‌‌‌​​‍‌ ‌‌‌‍‍‌‌‍ ​‌‍‌​‌‍‌‌‌ ​‍​‍‌‌​ ‌‌‌​​‍‌‌ ‌‍‍ ‌‍‌‌‌ ‍‌​‍‌‌​ ​ ‌​‌​​‍‌‌​ ​ ‌​‌​​‍‌‌​ ​‍​ ​‍‌‍‌​‌‍‌‌​ ​​​ ​ ​ ​​‌‍‌‍‌‍​‌​ ​​‌‍​‍‌‍​‌‌‍​‍‌‍​‍​‍‌‌​ ​‍​ ​‍​‍‌‌​ ‌‌‌​‌​​‍ ‍‌‍​ ‌‍ ‌‍ ‍‌ ‌​‌‍‌‌‌‍ ‍‌ ‌​​‍‌‌​ ‌‌‌​​‍‌‌ ‌‍‍ ‌‍‌‌‌ ‍‌​‍‌‌​ ​ ‌​‌​​‍‌‌​ ​ ‌​‌​​‍‌‌​ ​‍​ ​‍​ ‌‌‌‍‌‌‌‍‌‍​ ‌​‌‍​‌​ ‌​‌‍​ ‌‍‌‌‌‍​‌​ ​ ‌‍‌‌​ ​ ​‍‌‌​ ​‍​ ​‍​‍‌‌​ ‌‌‌​‌​​‍ ‍‌ ‌​‌‍‍‌‌ ‌​‌‍ ​‌‍‌‌​ ‌‍​‍‌‍​‌‌ ​ ‌‍‌‌‌‌‌‌‌ ​‍‌‍ ​​ ‌‌‍‍​‌ ‌​‌ ‌​‌ ​​‌ ​ ​‍‌‌​ ​ ‌​​‌​‍‌‌​ ​‍‌​‌‍​‍‌‌​ ​‍‌​‌‍‌‍ ​​‍ ‌‌‍​‌‌‍ ‍‌‍‌​​‍ ‌‌ ​‍​‍ ‌‌‍‍​‌‍ ‌ ‌​‌‍‌‌‌‍ ​‌ ​ ​‍ ‌‌ ​ ‌ ‌​‌ ‌‌‌‍‌​‌‍‍‌‌‍ ​‍ ‍‌ ‌‍‌‍‌‌‌ ​‍‌‍​ ‌‍‌‌‌‍ ​​‍ ‍‌‍​‌‌ ​​‌ ​​​‍‌‍‌‍‍‌‌‍‌​​ ‌​ ‌‌​ ‌ ​ ‌​​ ‍‌‌‍​ ‌‍‌‌‌‍​‍​ ‌ ​‍ ‌​ ​​​ ‍‌‌‍‌‍‌‍​ ​‍ ‌​ ‌​​ ​‍​ ‌‌​ ‌​​‍ ‌‌‍​‌​ ‌​​ ​ ​ ​‍​‍ ‌​ ‌​​ ​​​ ‌‌​ ‌‍‌‍​ ​ ‌ ​ ‌‌​ ‌ ‌‍​‌​ ‌‌‌‍​‌​ ‌ ​‍‌‍‌ ‌​‌ ‍‌‌ ​​‌‍‌‌​ ‌‌‍‍​‌‍ ‌ ‌​‌‍‌‌‌‍ ​‌‌​ ‌‍‍‌‌ ‌​‌‍‌‌‌‌​​‌‍​‌‌‍‌ ‌‍‌‌​‍‌‍‌ ​​‌‍​‌‌ ‌​‌‍‍​​ ‌‌ ​​‌‍​‌‌‍‌ ‌‍‌‌‌​​‍‌ ‌‌‌‍‍‌‌‍ ​‌‍‌​‌‍‌‌‌ ​‍​‍‌‌​ ‌‌‌​​‍‌‌ ‌‍‍ ‌‍‌‌‌ ‍‌​‍‌‌​ ​ ‌​‌​​‍‌‌​ ​ ‌​‌​​‍‌‌​ ​‍​ ​‍‌‍‌​‌‍‌‌​ ​​​ ​ ​ ​​‌‍‌‍‌‍​‌​ ​​‌‍​‍‌‍​‌‌‍​‍‌‍​‍​‍‌‌​ ​‍​ ​‍​‍‌‌​ ‌‌‌​‌​​‍ ‍‌‍​ ‌‍ ‌‍ ‍‌ ‌​‌‍‌‌‌‍ ‍‌ ‌​​‍‌‌​ ‌‌‌​​‍‌‌ ‌‍‍ ‌‍‌‌‌ ‍‌​‍‌‌​ ​ ‌​‌​​‍‌‌​ ​ ‌​‌​​‍‌‌​ ​‍​ ​‍​ ‌‌‌‍‌‌‌‍‌‍​ ‌​‌‍​‌​ ‌​‌‍​ ‌‍‌‌‌‍​‌​ ​ ‌‍‌‌​ ​ ​‍‌‌​ ​‍​ ​‍​‍‌‌​ ‌‌‌​‌​​‍ ‍‌ ‌​‌‍‍‌‌ ‌​‌‍ ​‌‍‌‌​‍‌‍‌ ​​‌‍‌‌‌ ​‍‌ ​ ‌ ​​‌‍‌‌‌‍​ ‌ ‌​‌‍‍‌‌ ‌‍‌‍‌‌​ ‌‌ ​​‌ ‌‌‌‍​‍‌‍ ​‌‍‍‌‌ ​ ‌‍‍​‌‍‌‌‌‍‌​​‍​‍‌ ‌
Important Information​​​​‌ ‍ ​‍​‍‌‍ ‌ ​‍‌‍‍‌‌‍‌ ‌‍‍‌‌‍ ‍​‍​‍​ ‍‍​‍​‍‌ ​ ‌‍​‌‌‍ ‍‌‍‍‌‌ ‌​‌ ‍‌​‍ ‍‌‍‍‌‌‍ ​‍​‍​‍ ​​‍​‍‌‍‍​‌ ​‍‌‍‌‌‌‍‌‍​‍​‍​ ‍‍​‍​‍‌‍‍​‌ ‌​‌ ‌​‌ ​​‌ ​ ​ ‍‍​‍ ​‍ ‌‍ ​​‍ ‌‌‍​‌‌‍ ‍‌‍‌​​‍ ‌‌ ​‍​‍ ‌‌‍‍​‌‍ ‌ ‌​‌‍‌‌‌‍ ​‌ ​ ​‍ ‌‌ ​ ‌ ‌​‌ ‌‌‌‍‌​‌‍‍‌‌‍ ​‍ ‍‌ ‌‍‌‍‌‌‌ ​‍‌‍​ ‌‍‌‌‌‍ ​​‍ ‍‌‍​‌‌ ​​‌ ​​​‍ ‌‍‍‌‌‍ ‍‌ ‌​‌‍‌‌‌‍ ‍‌ ‌​​‍ ‌‍‌‌‌‍‌​‌‍‍‌‌ ‌​​‍ ‌‍ ‌‌‍ ‌‍‌​‌‍‌‌​ ‌‌ ​​‌ ​‍‌‍‌‌‌ ​ ‌‍‌‌‌‍ ‍‌ ‌​‌‍​‌‌ ‌​‌‍‍‌‌‍ ‌‍ ‍​ ‍ ‌‍‍‌‌‍‌​​ ‌​ ‌‌​ ‌ ​ ‌​​ ‍‌‌‍​ ‌‍‌‌‌‍​‍​ ‌ ​‍ ‌​ ​​​ ‍‌‌‍‌‍‌‍​ ​‍ ‌​ ‌​​ ​‍​ ‌‌​ ‌​​‍ ‌‌‍​‌​ ‌​​ ​ ​ ​‍​‍ ‌​ ‌​​ ​​​ ‌‌​ ‌‍‌‍​ ​ ‌ ​ ‌‌​ ‌ ‌‍​‌​ ‌‌‌‍​‌​ ‌ ​ ‍ ‌ ‌​‌ ‍‌‌ ​​‌‍‌‌​ ‌‌‍‍​‌‍ ‌ ‌​‌‍‌‌‌‍ ​‌‌​ ‌‍‍‌‌ ‌​‌‍‌‌‌‌​​‌‍​‌‌‍‌ ‌‍‌‌​ ‍ ‌ ​​‌‍​‌‌ ‌​‌‍‍​​ ‌‌ ​​‌‍​‌‌‍‌ ‌‍‌‌‌​​‍‌ ‌‌‌‍‍‌‌‍ ​‌‍‌​‌‍‌‌‌ ​‍​‍‌‌​ ‌‌‌​​‍‌‌ ‌‍‍ ‌‍‌‌‌ ‍‌​‍‌‌​ ​ ‌​‌​​‍‌‌​ ​ ‌​‌​​‍‌‌​ ​‍​ ​‍‌‍‌​‌‍‌‌​ ​​​ ​ ​ ​​‌‍‌‍‌‍​‌​ ​​‌‍​‍‌‍​‌‌‍​‍‌‍​‍​‍‌‌​ ​‍​ ​‍​‍‌‌​ ‌‌‌​‌​​‍ ‍‌‍​ ‌‍ ‌‍ ‍‌ ‌​‌‍‌‌‌‍ ‍‌ ‌​​‍‌‌​ ‌‌‌​​‍‌‌ ‌‍‍ ‌‍‌‌‌ ‍‌​‍‌‌​ ​ ‌​‌​​‍‌‌​ ​ ‌​‌​​‍‌‌​ ​‍​ ​‍​ ‌‌‌‍‌‌‌‍‌‍​ ‌​‌‍​‌​ ‌​‌‍​ ‌‍‌‌‌‍​‌​ ​ ‌‍‌‌​ ​ ​‍‌‌​ ​‍​ ​‍​‍‌‌​ ‌‌‌​‌​​‍ ‍‌ ‌​‌‍‍‌‌ ‌​‌‍ ​‌‍‌‌​ ‌‍​‍‌‍​‌‌ ​ ‌‍‌‌‌‌‌‌‌ ​‍‌‍ ​​ ‌‌‍‍​‌ ‌​‌ ‌​‌ ​​‌ ​ ​‍‌‌​ ​ ‌​​‌​‍‌‌​ ​‍‌​‌‍​‍‌‌​ ​‍‌​‌‍‌‍ ​​‍ ‌‌‍​‌‌‍ ‍‌‍‌​​‍ ‌‌ ​‍​‍ ‌‌‍‍​‌‍ ‌ ‌​‌‍‌‌‌‍ ​‌ ​ ​‍ ‌‌ ​ ‌ ‌​‌ ‌‌‌‍‌​‌‍‍‌‌‍ ​‍ ‍‌ ‌‍‌‍‌‌‌ ​‍‌‍​ ‌‍‌‌‌‍ ​​‍ ‍‌‍​‌‌ ​​‌ ​​​‍‌‍‌‍‍‌‌‍‌​​ ‌​ ‌‌​ ‌ ​ ‌​​ ‍‌‌‍​ ‌‍‌‌‌‍​‍​ ‌ ​‍ ‌​ ​​​ ‍‌‌‍‌‍‌‍​ ​‍ ‌​ ‌​​ ​‍​ ‌‌​ ‌​​‍ ‌‌‍​‌​ ‌​​ ​ ​ ​‍​‍ ‌​ ‌​​ ​​​ ‌‌​ ‌‍‌‍​ ​ ‌ ​ ‌‌​ ‌ ‌‍​‌​ ‌‌‌‍​‌​ ‌ ​‍‌‍‌ ‌​‌ ‍‌‌ ​​‌‍‌‌​ ‌‌‍‍​‌‍ ‌ ‌​‌‍‌‌‌‍ ​‌‌​ ‌‍‍‌‌ ‌​‌‍‌‌‌‌​​‌‍​‌‌‍‌ ‌‍‌‌​‍‌‍‌ ​​‌‍​‌‌ ‌​‌‍‍​​ ‌‌ ​​‌‍​‌‌‍‌ ‌‍‌‌‌​​‍‌ ‌‌‌‍‍‌‌‍ ​‌‍‌​‌‍‌‌‌ ​‍​‍‌‌​ ‌‌‌​​‍‌‌ ‌‍‍ ‌‍‌‌‌ ‍‌​‍‌‌​ ​ ‌​‌​​‍‌‌​ ​ ‌​‌​​‍‌‌​ ​‍​ ​‍‌‍‌​‌‍‌‌​ ​​​ ​ ​ ​​‌‍‌‍‌‍​‌​ ​​‌‍​‍‌‍​‌‌‍​‍‌‍​‍​‍‌‌​ ​‍​ ​‍​‍‌‌​ ‌‌‌​‌​​‍ ‍‌‍​ ‌‍ ‌‍ ‍‌ ‌​‌‍‌‌‌‍ ‍‌ ‌​​‍‌‌​ ‌‌‌​​‍‌‌ ‌‍‍ ‌‍‌‌‌ ‍‌​‍‌‌​ ​ ‌​‌​​‍‌‌​ ​ ‌​‌​​‍‌‌​ ​‍​ ​‍​ ‌‌‌‍‌‌‌‍‌‍​ ‌​‌‍​‌​ ‌​‌‍​ ‌‍‌‌‌‍​‌​ ​ ‌‍‌‌​ ​ ​‍‌‌​ ​‍​ ​‍​‍‌‌​ ‌‌‌​‌​​‍ ‍‌ ‌​‌‍‍‌‌ ‌​‌‍ ​‌‍‌‌​‍‌‍‌ ​​‌‍‌‌‌ ​‍‌ ​ ‌ ​​‌‍‌‌‌‍​ ‌ ‌​‌‍‍‌‌ ‌‍‌‍‌‌​ ‌‌ ​​‌ ‌‌‌‍​‍‌‍ ​‌‍‍‌‌ ​ ‌‍‍​‌‍‌‌‌‍‌​​‍​‍‌ ‌
Everything worth knowing before you arrive, from check-in times
and family stays to dogs, spa access and the finer details of your
visit.​​​​‌ ‍ ​‍​‍‌‍ ‌ ​‍‌‍‍‌‌‍‌ ‌‍‍‌‌‍ ‍​‍​‍​ ‍‍​‍​‍‌ ​ ‌‍​‌‌‍ ‍‌‍‍‌‌ ‌​‌ ‍‌​‍ ‍‌‍‍‌‌‍ ​‍​‍​‍ ​​‍​‍‌‍‍​‌ ​‍‌‍‌‌‌‍‌‍​‍​‍​ ‍‍​‍​‍‌‍‍​‌ ‌​‌ ‌​‌ ​​‌ ​ ​ ‍‍​‍ ​‍ ‌‍ ​​‍ ‌‌‍​‌‌‍ ‍‌‍‌​​‍ ‌‌ ​‍​‍ ‌‌‍‍​‌‍ ‌ ‌​‌‍‌‌‌‍ ​‌ ​ ​‍ ‌‌ ​ ‌ ‌​‌ ‌‌‌‍‌​‌‍‍‌‌‍ ​‍ ‍‌ ‌‍‌‍‌‌‌ ​‍‌‍​ ‌‍‌‌‌‍ ​​‍ ‍‌‍​‌‌ ​​‌ ​​​‍ ‌‍‍‌‌‍ ‍‌ ‌​‌‍‌‌‌‍ ‍‌ ‌​​‍ ‌‍‌‌‌‍‌​‌‍‍‌‌ ‌​​‍ ‌‍ ‌‌‍ ‌‍‌​‌‍‌‌​ ‌‌ ​​‌ ​‍‌‍‌‌‌ ​ ‌‍‌‌‌‍ ‍‌ ‌​‌‍​‌‌ ‌​‌‍‍‌‌‍ ‌‍ ‍​ ‍ ‌‍‍‌‌‍‌​​ ‌​ ‌‌​ ‌ ​ ‌​​ ‍‌‌‍​ ‌‍‌‌‌‍​‍​ ‌ ​‍ ‌​ ​​​ ‍‌‌‍‌‍‌‍​ ​‍ ‌​ ‌​​ ​‍​ ‌‌​ ‌​​‍ ‌‌‍​‌​ ‌​​ ​ ​ ​‍​‍ ‌​ ‌​​ ​​​ ‌‌​ ‌‍‌‍​ ​ ‌ ​ ‌‌​ ‌ ‌‍​‌​ ‌‌‌‍​‌​ ‌ ​ ‍ ‌ ‌​‌ ‍‌‌ ​​‌‍‌‌​ ‌‌‍‍​‌‍ ‌ ‌​‌‍‌‌‌‍ ​‌‌​ ‌‍‍‌‌ ‌​‌‍‌‌‌‌​​‌‍​‌‌‍‌ ‌‍‌‌​ ‍ ‌ ​​‌‍​‌‌ ‌​‌‍‍​​ ‌‌ ​​‌‍​‌‌‍‌ ‌‍‌‌‌​​‍‌ ‌‌‌‍‍‌‌‍ ​‌‍‌​‌‍‌‌‌ ​‍​‍‌‌​ ‌‌‌​​‍‌‌ ‌‍‍ ‌‍‌‌‌ ‍‌​‍‌‌​ ​ ‌​‌​​‍‌‌​ ​ ‌​‌​​‍‌‌​ ​‍​ ​‍‌‍‌​‌‍‌‌​ ​​​ ​ ​ ​​‌‍‌‍‌‍​‌​ ​​‌‍​‍‌‍​‌‌‍​‍‌‍​‍​‍‌‌​ ​‍​ ​‍​‍‌‌​ ‌‌‌​‌​​‍ ‍‌‍​ ‌‍ ‌‍ ‍‌ ‌​‌‍‌‌‌‍ ‍‌ ‌​​‍‌‌​ ‌‌‌​​‍‌‌ ‌‍‍ ‌‍‌‌‌ ‍‌​‍‌‌​ ​ ‌​‌​​‍‌‌​ ​ ‌​‌​​‍‌‌​ ​‍​ ​‍​ ‌‌‌‍‌‌‌‍‌‍​ ‌​‌‍​‌​ ‌​‌‍​ ‌‍‌‌‌‍​‌​ ​ ‌‍‌‌​ ​ ​‍‌‌​ ​‍​ ​‍​‍‌‌​ ‌‌‌​‌​​‍ ‍‌‍‌‌‌ ‍​‌‍​ ‌‍‌‌‌ ​‍‌ ​​‌ ‌​​ ‌‍​‍‌‍​‌‌ ​ ‌‍‌‌‌‌‌‌‌ ​‍‌‍ ​​ ‌‌‍‍​‌ ‌​‌ ‌​‌ ​​‌ ​ ​‍‌‌​ ​ ‌​​‌​‍‌‌​ ​‍‌​‌‍​‍‌‌​ ​‍‌​‌‍‌‍ ​​‍ ‌‌‍​‌‌‍ ‍‌‍‌​​‍ ‌‌ ​‍​‍ ‌‌‍‍​‌‍ ‌ ‌​‌‍‌‌‌‍ ​‌ ​ ​‍ ‌‌ ​ ‌ ‌​‌ ‌‌‌‍‌​‌‍‍‌‌‍ ​‍ ‍‌ ‌‍‌‍‌‌‌ ​‍‌‍​ ‌‍‌‌‌‍ ​​‍ ‍‌‍​‌‌ ​​‌ ​​​‍‌‍‌‍‍‌‌‍‌​​ ‌​ ‌‌​ ‌ ​ ‌​​ ‍‌‌‍​ ‌‍‌‌‌‍​‍​ ‌ ​‍ ‌​ ​​​ ‍‌‌‍‌‍‌‍​ ​‍ ‌​ ‌​​ ​‍​ ‌‌​ ‌​​‍ ‌‌‍​‌​ ‌​​ ​ ​ ​‍​‍ ‌​ ‌​​ ​​​ ‌‌​ ‌‍‌‍​ ​ ‌ ​ ‌‌​ ‌ ‌‍​‌​ ‌‌‌‍​‌​ ‌ ​‍‌‍‌ ‌​‌ ‍‌‌ ​​‌‍‌‌​ ‌‌‍‍​‌‍ ‌ ‌​‌‍‌‌‌‍ ​‌‌​ ‌‍‍‌‌ ‌​‌‍‌‌‌‌​​‌‍​‌‌‍‌ ‌‍‌‌​‍‌‍‌ ​​‌‍​‌‌ ‌​‌‍‍​​ ‌‌ ​​‌‍​‌‌‍‌ ‌‍‌‌‌​​‍‌ ‌‌‌‍‍‌‌‍ ​‌‍‌​‌‍‌‌‌ ​‍​‍‌‌​ ‌‌‌​​‍‌‌ ‌‍‍ ‌‍‌‌‌ ‍‌​‍‌‌​ ​ ‌​‌​​‍‌‌​ ​ ‌​‌​​‍‌‌​ ​‍​ ​‍‌‍‌​‌‍‌‌​ ​​​ ​ ​ ​​‌‍‌‍‌‍​‌​ ​​‌‍​‍‌‍​‌‌‍​‍‌‍​‍​‍‌‌​ ​‍​ ​‍​‍‌‌​ ‌‌‌​‌​​‍ ‍‌‍​ ‌‍ ‌‍ ‍‌ ‌​‌‍‌‌‌‍ ‍‌ ‌​​‍‌‌​ ‌‌‌​​‍‌‌ ‌‍‍ ‌‍‌‌‌ ‍‌​‍‌‌​ ​ ‌​‌​​‍‌‌​ ​ ‌​‌​​‍‌‌​ ​‍​ ​‍​ ‌‌‌‍‌‌‌‍‌‍​ ‌​‌‍​‌​ ‌​‌‍​ ‌‍‌‌‌‍​‌​ ​ ‌‍‌‌​ ​ ​‍‌‌​ ​‍​ ​‍​‍‌‌​ ‌‌‌​‌​​‍ ‍‌‍‌‌‌ ‍​‌‍​ ‌‍‌‌‌ ​‍‌ ​​‌ ‌​​‍‌‍‌ ​​‌‍‌‌‌ ​‍‌ ​ ‌ ​​‌‍‌‌‌‍​ ‌ ‌​‌‍‍‌‌ ‌‍‌‍‌‌​ ‌‌ ​​‌ ‌‌‌‍​‍‌‍ ​‌‍‍‌‌ ​ ‌‍‍​‌‍‌‌‌‍‌​​‍​‍‌ ‌
Find out more​​​​‌ ‍ ​‍​‍‌‍ ‌ ​‍‌‍‍‌‌‍‌ ‌‍‍‌‌‍ ‍​‍​‍​ ‍‍​‍​‍‌ ​ ‌‍​‌‌‍ ‍‌‍‍‌‌ ‌​‌ ‍‌​‍ ‍‌‍‍‌‌‍ ​‍​‍​‍ ​​‍​‍‌‍‍​‌ ​‍‌‍‌‌‌‍‌‍​‍​‍​ ‍‍​‍​‍‌‍‍​‌ ‌​‌ ‌​‌ ​​‌ ​ ​ ‍‍​‍ ​‍ ‌‍ ​​‍ ‌‌‍​‌‌‍ ‍‌‍‌​​‍ ‌‌ ​‍​‍ ‌‌‍‍​‌‍ ‌ ‌​‌‍‌‌‌‍ ​‌ ​ ​‍ ‌‌ ​ ‌ ‌​‌ ‌‌‌‍‌​‌‍‍‌‌‍ ​‍ ‍‌ ‌‍‌‍‌‌‌ ​‍‌‍​ ‌‍‌‌‌‍ ​​‍ ‍‌‍​‌‌ ​​‌ ​​​‍ ‌‍‍‌‌‍ ‍‌ ‌​‌‍‌‌‌‍ ‍‌ ‌​​‍ ‌‍‌‌‌‍‌​‌‍‍‌‌ ‌​​‍ ‌‍ ‌‌‍ ‌‍‌​‌‍‌‌​ ‌‌ ​​‌ ​‍‌‍‌‌‌ ​ ‌‍‌‌‌‍ ‍‌ ‌​‌‍​‌‌ ‌​‌‍‍‌‌‍ ‌‍ ‍​ ‍ ‌‍‍‌‌‍‌​​ ‌​ ‌‌​ ‌ ​ ‌​​ ‍‌‌‍​ ‌‍‌‌‌‍​‍​ ‌ ​‍ ‌​ ​​​ ‍‌‌‍‌‍‌‍​ ​‍ ‌​ ‌​​ ​‍​ ‌‌​ ‌​​‍ ‌‌‍​‌​ ‌​​ ​ ​ ​‍​‍ ‌​ ‌​​ ​​​ ‌‌​ ‌‍‌‍​ ​ ‌ ​ ‌‌​ ‌ ‌‍​‌​ ‌‌‌‍​‌​ ‌ ​ ‍ ‌ ‌​‌ ‍‌‌ ​​‌‍‌‌​ ‌‌‍‍​‌‍ ‌ ‌​‌‍‌‌‌‍ ​‌‌​ ‌‍‍‌‌ ‌​‌‍‌‌‌‌​​‌‍​‌‌‍‌ ‌‍‌‌​ ‍ ‌ ​​‌‍​‌‌ ‌​‌‍‍​​ ‌‌ ​​‌‍​‌‌‍‌ ‌‍‌‌‌​​‍‌ ‌‌‌‍‍‌‌‍ ​‌‍‌​‌‍‌‌‌ ​‍​‍‌‌​ ‌‌‌​​‍‌‌ ‌‍‍ ‌‍‌‌‌ ‍‌​‍‌‌​ ​ ‌​‌​​‍‌‌​ ​ ‌​‌​​‍‌‌​ ​‍​ ​‍‌‍‌​‌‍‌‌​ ​​​ ​ ​ ​​‌‍‌‍‌‍​‌​ ​​‌‍​‍‌‍​‌‌‍​‍‌‍​‍​‍‌‌​ ​‍​ ​‍​‍‌‌​ ‌‌‌​‌​​‍ ‍‌‍​ ‌‍ ‌‍ ‍‌ ‌​‌‍‌‌‌‍ ‍‌ ‌​​‍‌‌​ ‌‌‌​​‍‌‌ ‌‍‍ ‌‍‌‌‌ ‍‌​‍‌‌​ ​ ‌​‌​​‍‌‌​ ​ ‌​‌​​‍‌‌​ ​‍​ ​‍​ ‌‌‌‍‌‌‌‍‌‍​ ‌​‌‍​‌​ ‌​‌‍​ ‌‍‌‌‌‍​‌​ ​ ‌‍‌‌​ ​ ​‍‌‌​ ​‍​ ​‍​‍‌‌​ ‌‌‌​‌​​‍ ‍‌ ​ ‌‍‌‌‌‍​ ‌‍ ‌‍ ‍‌‍‌​‌‍​‌‌ ​‍‌ ‍‌‌​​ ‌ ‌​‌‍​‌​‍ ‍‌‍ ​‌‍​‌‌‍​‍‌‍‌‌‌‍ ​​ ‌‍​‍‌‍​‌‌ ​ ‌‍‌‌‌‌‌‌‌ ​‍‌‍ ​​ ‌‌‍‍​‌ ‌​‌ ‌​‌ ​​‌ ​ ​‍‌‌​ ​ ‌​​‌​‍‌‌​ ​‍‌​‌‍​‍‌‌​ ​‍‌​‌‍‌‍ ​​‍ ‌‌‍​‌‌‍ ‍‌‍‌​​‍ ‌‌ ​‍​‍ ‌‌‍‍​‌‍ ‌ ‌​‌‍‌‌‌‍ ​‌ ​ ​‍ ‌‌ ​ ‌ ‌​‌ ‌‌‌‍‌​‌‍‍‌‌‍ ​‍ ‍‌ ‌‍‌‍‌‌‌ ​‍‌‍​ ‌‍‌‌‌‍ ​​‍ ‍‌‍​‌‌ ​​‌ ​​​‍‌‍‌‍‍‌‌‍‌​​ ‌​ ‌‌​ ‌ ​ ‌​​ ‍‌‌‍​ ‌‍‌‌‌‍​‍​ ‌ ​‍ ‌​ ​​​ ‍‌‌‍‌‍‌‍​ ​‍ ‌​ ‌​​ ​‍​ ‌‌​ ‌​​‍ ‌‌‍​‌​ ‌​​ ​ ​ ​‍​‍ ‌​ ‌​​ ​​​ ‌‌​ ‌‍‌‍​ ​ ‌ ​ ‌‌​ ‌ ‌‍​‌​ ‌‌‌‍​‌​ ‌ ​‍‌‍‌ ‌​‌ ‍‌‌ ​​‌‍‌‌​ ‌‌‍‍​‌‍ ‌ ‌​‌‍‌‌‌‍ ​‌‌​ ‌‍‍‌‌ ‌​‌‍‌‌‌‌​​‌‍​‌‌‍‌ ‌‍‌‌​‍‌‍‌ ​​‌‍​‌‌ ‌​‌‍‍​​ ‌‌ ​​‌‍​‌‌‍‌ ‌‍‌‌‌​​‍‌ ‌‌‌‍‍‌‌‍ ​‌‍‌​‌‍‌‌‌ ​‍​‍‌‌​ ‌‌‌​​‍‌‌ ‌‍‍ ‌‍‌‌‌ ‍‌​‍‌‌​ ​ ‌​‌​​‍‌‌​ ​ ‌​‌​​‍‌‌​ ​‍​ ​‍‌‍‌​‌‍‌‌​ ​​​ ​ ​ ​​‌‍‌‍‌‍​‌​ ​​‌‍​‍‌‍​‌‌‍​‍‌‍​‍​‍‌‌​ ​‍​ ​‍​‍‌‌​ ‌‌‌​‌​​‍ ‍‌‍​ ‌‍ ‌‍ ‍‌ ‌​‌‍‌‌‌‍ ‍‌ ‌​​‍‌‌​ ‌‌‌​​‍‌‌ ‌‍‍ ‌‍‌‌‌ ‍‌​‍‌‌​ ​ ‌​‌​​‍‌‌​ ​ ‌​‌​​‍‌‌​ ​‍​ ​‍​ ‌‌‌‍‌‌‌‍‌‍​ ‌​‌‍​‌​ ‌​‌‍​ ‌‍‌‌‌‍​‌​ ​ ‌‍‌‌​ ​ ​‍‌‌​ ​‍​ ​‍​‍‌‌​ ‌‌‌​‌​​‍ ‍‌ ​ ‌‍‌‌‌‍​ ‌‍ ‌‍ ‍‌‍‌​‌‍​‌‌ ​‍‌ ‍‌‌​​ ‌ ‌​‌‍​‌​‍ ‍‌‍ ​‌‍​‌‌‍​‍‌‍‌‌‌‍ ​​‍‌‍‌ ​​‌‍‌‌‌ ​‍‌ ​ ‌ ​​‌‍‌‌‌‍​ ‌ ‌​‌‍‍‌‌ ‌‍‌‍‌‌​ ‌‌ ​​‌ ‌‌‌‍​‍‌‍ ​‌‍‍‌‌ ​ ‌‍‍​‌‍‌‌‌‍‌​​‍​‍‌ ‌
Open Getting Here​​​​‌ ‍ ​‍​‍‌‍ ‌ ​‍‌‍‍‌‌‍‌ ‌‍‍‌‌‍ ‍​‍​‍​ ‍‍​‍​‍‌ ​ ‌‍​‌‌‍ ‍‌‍‍‌‌ ‌​‌ ‍‌​‍ ‍‌‍‍‌‌‍ ​‍​‍​‍ ​​‍​‍‌‍‍​‌ ​‍‌‍‌‌‌‍‌‍​‍​‍​ ‍‍​‍​‍‌‍‍​‌ ‌​‌ ‌​‌ ​​‌ ​ ​ ‍‍​‍ ​‍ ‌‍ ​​‍ ‌‌‍​‌‌‍ ‍‌‍‌​​‍ ‌‌ ​‍​‍ ‌‌‍‍​‌‍ ‌ ‌​‌‍‌‌‌‍ ​‌ ​ ​‍ ‌‌ ​ ‌ ‌​‌ ‌‌‌‍‌​‌‍‍‌‌‍ ​‍ ‍‌ ‌‍‌‍‌‌‌ ​‍‌‍​ ‌‍‌‌‌‍ ​​‍ ‍‌‍​‌‌ ​​‌ ​​​‍ ‌‍‍‌‌‍ ‍‌ ‌​‌‍‌‌‌‍ ‍‌ ‌​​‍ ‌‍‌‌‌‍‌​‌‍‍‌‌ ‌​​‍ ‌‍ ‌‌‍ ‌‍‌​‌‍‌‌​ ‌‌ ​​‌ ​‍‌‍‌‌‌ ​ ‌‍‌‌‌‍ ‍‌ ‌​‌‍​‌‌ ‌​‌‍‍‌‌‍ ‌‍ ‍​ ‍ ‌‍‍‌‌‍‌​​ ‌​ ‌‌​ ‌ ​ ‌​​ ‍‌‌‍​ ‌‍‌‌‌‍​‍​ ‌ ​‍ ‌​ ​​​ ‍‌‌‍‌‍‌‍​ ​‍ ‌​ ‌​​ ​‍​ ‌‌​ ‌​​‍ ‌‌‍​‌​ ‌​​ ​ ​ ​‍​‍ ‌​ ‌​​ ​​​ ‌‌​ ‌‍‌‍​ ​ ‌ ​ ‌‌​ ‌ ‌‍​‌​ ‌‌‌‍​‌​ ‌ ​ ‍ ‌ ‌​‌ ‍‌‌ ​​‌‍‌‌​ ‌‌‍‍​‌‍ ‌ ‌​‌‍‌‌‌‍ ​‌‌​ ‌‍‍‌‌ ‌​‌‍‌‌‌‌​​‌‍​‌‌‍‌ ‌‍‌‌​ ‍ ‌ ​​‌‍​‌‌ ‌​‌‍‍​​ ‌‌ ​​‌‍​‌‌‍‌ ‌‍‌‌‌​​‍‌ ‌‌‌‍‍‌‌‍ ​‌‍‌​‌‍‌‌‌ ​‍​‍‌‌​ ‌‌‌​​‍‌‌ ‌‍‍ ‌‍‌‌‌ ‍‌​‍‌‌​ ​ ‌​‌​​‍‌‌​ ​ ‌​‌​​‍‌‌​ ​‍​ ​‍‌‍‌​‌‍‌‌​ ​​​ ​ ​ ​​‌‍‌‍‌‍​‌​ ​​‌‍​‍‌‍​‌‌‍​‍‌‍​‍​‍‌‌​ ​‍​ ​‍​‍‌‌​ ‌‌‌​‌​​‍ ‍‌‍​ ‌‍ ‌‍ ‍‌ ‌​‌‍‌‌‌‍ ‍‌ ‌​​‍‌‌​ ‌‌‌​​‍‌‌ ‌‍‍ ‌‍‌‌‌ ‍‌​‍‌‌​ ​ ‌​‌​​‍‌‌​ ​ ‌​‌​​‍‌‌​ ​‍​ ​‍​ ‍​‌‍‌‌‌‍‌​​ ‌‌​ ​​​ ‌‍‌‍‌​​ ​ ​ ​‍‌‍​ ​ ​​‌‍‌‍​‍‌‌​ ​‍​ ​‍​‍‌‌​ ‌‌‌​‌​​‍ ‍‌ ‌​‌‍‍‌‌ ‌​‌‍ ​‌‍‌‌​ ‌‍​‍‌‍​‌‌ ​ ‌‍‌‌‌‌‌‌‌ ​‍‌‍ ​​ ‌‌‍‍​‌ ‌​‌ ‌​‌ ​​‌ ​ ​‍‌‌​ ​ ‌​​‌​‍‌‌​ ​‍‌​‌‍​‍‌‌​ ​‍‌​‌‍‌‍ ​​‍ ‌‌‍​‌‌‍ ‍‌‍‌​​‍ ‌‌ ​‍​‍ ‌‌‍‍​‌‍ ‌ ‌​‌‍‌‌‌‍ ​‌ ​ ​‍ ‌‌ ​ ‌ ‌​‌ ‌‌‌‍‌​‌‍‍‌‌‍ ​‍ ‍‌ ‌‍‌‍‌‌‌ ​‍‌‍​ ‌‍‌‌‌‍ ​​‍ ‍‌‍​‌‌ ​​‌ ​​​‍‌‍‌‍‍‌‌‍‌​​ ‌​ ‌‌​ ‌ ​ ‌​​ ‍‌‌‍​ ‌‍‌‌‌‍​‍​ ‌ ​‍ ‌​ ​​​ ‍‌‌‍‌‍‌‍​ ​‍ ‌​ ‌​​ ​‍​ ‌‌​ ‌​​‍ ‌‌‍​‌​ ‌​​ ​ ​ ​‍​‍ ‌​ ‌​​ ​​​ ‌‌​ ‌‍‌‍​ ​ ‌ ​ ‌‌​ ‌ ‌‍​‌​ ‌‌‌‍​‌​ ‌ ​‍‌‍‌ ‌​‌ ‍‌‌ ​​‌‍‌‌​ ‌‌‍‍​‌‍ ‌ ‌​‌‍‌‌‌‍ ​‌‌​ ‌‍‍‌‌ ‌​‌‍‌‌‌‌​​‌‍​‌‌‍‌ ‌‍‌‌​‍‌‍‌ ​​‌‍​‌‌ ‌​‌‍‍​​ ‌‌ ​​‌‍​‌‌‍‌ ‌‍‌‌‌​​‍‌ ‌‌‌‍‍‌‌‍ ​‌‍‌​‌‍‌‌‌ ​‍​‍‌‌​ ‌‌‌​​‍‌‌ ‌‍‍ ‌‍‌‌‌ ‍‌​‍‌‌​ ​ ‌​‌​​‍‌‌​ ​ ‌​‌​​‍‌‌​ ​‍​ ​‍‌‍‌​‌‍‌‌​ ​​​ ​ ​ ​​‌‍‌‍‌‍​‌​ ​​‌‍​‍‌‍​‌‌‍​‍‌‍​‍​‍‌‌​ ​‍​ ​‍​‍‌‌​ ‌‌‌​‌​​‍ ‍‌‍​ ‌‍ ‌‍ ‍‌ ‌​‌‍‌‌‌‍ ‍‌ ‌​​‍‌‌​ ‌‌‌​​‍‌‌ ‌‍‍ ‌‍‌‌‌ ‍‌​‍‌‌​ ​ ‌​‌​​‍‌‌​ ​ ‌​‌​​‍‌‌​ ​‍​ ​‍​ ‍​‌‍‌‌‌‍‌​​ ‌‌​ ​​​ ‌‍‌‍‌​​ ​ ​ ​‍‌‍​ ​ ​​‌‍‌‍​‍‌‌​ ​‍​ ​‍​‍‌‌​ ‌‌‌​‌​​‍ ‍‌ ‌​‌‍‍‌‌ ‌​‌‍ ​‌‍‌‌​‍‌‍‌ ​​‌‍‌‌‌ ​‍‌ ​ ‌ ​​‌‍‌‌‌‍​ ‌ ‌​‌‍‍‌‌ ‌‍‌‍‌‌​ ‌‌ ​​‌ ‌‌‌‍​‍‌‍ ​‌‍‍‌‌ ​ ‌‍‍​‌‍‌‌‌‍‌​​‍​‍‌ ‌
Getting Here​​​​‌ ‍ ​‍​‍‌‍ ‌ ​‍‌‍‍‌‌‍‌ ‌‍‍‌‌‍ ‍​‍​‍​ ‍‍​‍​‍‌ ​ ‌‍​‌‌‍ ‍‌‍‍‌‌ ‌​‌ ‍‌​‍ ‍‌‍‍‌‌‍ ​‍​‍​‍ ​​‍​‍‌‍‍​‌ ​‍‌‍‌‌‌‍‌‍​‍​‍​ ‍‍​‍​‍‌‍‍​‌ ‌​‌ ‌​‌ ​​‌ ​ ​ ‍‍​‍ ​‍ ‌‍ ​​‍ ‌‌‍​‌‌‍ ‍‌‍‌​​‍ ‌‌ ​‍​‍ ‌‌‍‍​‌‍ ‌ ‌​‌‍‌‌‌‍ ​‌ ​ ​‍ ‌‌ ​ ‌ ‌​‌ ‌‌‌‍‌​‌‍‍‌‌‍ ​‍ ‍‌ ‌‍‌‍‌‌‌ ​‍‌‍​ ‌‍‌‌‌‍ ​​‍ ‍‌‍​‌‌ ​​‌ ​​​‍ ‌‍‍‌‌‍ ‍‌ ‌​‌‍‌‌‌‍ ‍‌ ‌​​‍ ‌‍‌‌‌‍‌​‌‍‍‌‌ ‌​​‍ ‌‍ ‌‌‍ ‌‍‌​‌‍‌‌​ ‌‌ ​​‌ ​‍‌‍‌‌‌ ​ ‌‍‌‌‌‍ ‍‌ ‌​‌‍​‌‌ ‌​‌‍‍‌‌‍ ‌‍ ‍​ ‍ ‌‍‍‌‌‍‌​​ ‌​ ‌‌​ ‌ ​ ‌​​ ‍‌‌‍​ ‌‍‌‌‌‍​‍​ ‌ ​‍ ‌​ ​​​ ‍‌‌‍‌‍‌‍​ ​‍ ‌​ ‌​​ ​‍​ ‌‌​ ‌​​‍ ‌‌‍​‌​ ‌​​ ​ ​ ​‍​‍ ‌​ ‌​​ ​​​ ‌‌​ ‌‍‌‍​ ​ ‌ ​ ‌‌​ ‌ ‌‍​‌​ ‌‌‌‍​‌​ ‌ ​ ‍ ‌ ‌​‌ ‍‌‌ ​​‌‍‌‌​ ‌‌‍‍​‌‍ ‌ ‌​‌‍‌‌‌‍ ​‌‌​ ‌‍‍‌‌ ‌​‌‍‌‌‌‌​​‌‍​‌‌‍‌ ‌‍‌‌​ ‍ ‌ ​​‌‍​‌‌ ‌​‌‍‍​​ ‌‌ ​​‌‍​‌‌‍‌ ‌‍‌‌‌​​‍‌ ‌‌‌‍‍‌‌‍ ​‌‍‌​‌‍‌‌‌ ​‍​‍‌‌​ ‌‌‌​​‍‌‌ ‌‍‍ ‌‍‌‌‌ ‍‌​‍‌‌​ ​ ‌​‌​​‍‌‌​ ​ ‌​‌​​‍‌‌​ ​‍​ ​‍‌‍‌​‌‍‌‌​ ​​​ ​ ​ ​​‌‍‌‍‌‍​‌​ ​​‌‍​‍‌‍​‌‌‍​‍‌‍​‍​‍‌‌​ ​‍​ ​‍​‍‌‌​ ‌‌‌​‌​​‍ ‍‌‍​ ‌‍ ‌‍ ‍‌ ‌​‌‍‌‌‌‍ ‍‌ ‌​​‍‌‌​ ‌‌‌​​‍‌‌ ‌‍‍ ‌‍‌‌‌ ‍‌​‍‌‌​ ​ ‌​‌​​‍‌‌​ ​ ‌​‌​​‍‌‌​ ​‍​ ​‍​ ‍​‌‍‌‌‌‍‌​​ ‌‌​ ​​​ ‌‍‌‍‌​​ ​ ​ ​‍‌‍​ ​ ​​‌‍‌‍​‍‌‌​ ​‍​ ​‍​‍‌‌​ ‌‌‌​‌​​‍ ‍‌ ‌​‌‍‍‌‌ ‌​‌‍ ​‌‍‌‌​ ‌‍​‍‌‍​‌‌ ​ ‌‍‌‌‌‌‌‌‌ ​‍‌‍ ​​ ‌‌‍‍​‌ ‌​‌ ‌​‌ ​​‌ ​ ​‍‌‌​ ​ ‌​​‌​‍‌‌​ ​‍‌​‌‍​‍‌‌​ ​‍‌​‌‍‌‍ ​​‍ ‌‌‍​‌‌‍ ‍‌‍‌​​‍ ‌‌ ​‍​‍ ‌‌‍‍​‌‍ ‌ ‌​‌‍‌‌‌‍ ​‌ ​ ​‍ ‌‌ ​ ‌ ‌​‌ ‌‌‌‍‌​‌‍‍‌‌‍ ​‍ ‍‌ ‌‍‌‍‌‌‌ ​‍‌‍​ ‌‍‌‌‌‍ ​​‍ ‍‌‍​‌‌ ​​‌ ​​​‍‌‍‌‍‍‌‌‍‌​​ ‌​ ‌‌​ ‌ ​ ‌​​ ‍‌‌‍​ ‌‍‌‌‌‍​‍​ ‌ ​‍ ‌​ ​​​ ‍‌‌‍‌‍‌‍​ ​‍ ‌​ ‌​​ ​‍​ ‌‌​ ‌​​‍ ‌‌‍​‌​ ‌​​ ​ ​ ​‍​‍ ‌​ ‌​​ ​​​ ‌‌​ ‌‍‌‍​ ​ ‌ ​ ‌‌​ ‌ ‌‍​‌​ ‌‌‌‍​‌​ ‌ ​‍‌‍‌ ‌​‌ ‍‌‌ ​​‌‍‌‌​ ‌‌‍‍​‌‍ ‌ ‌​‌‍‌‌‌‍ ​‌‌​ ‌‍‍‌‌ ‌​‌‍‌‌‌‌​​‌‍​‌‌‍‌ ‌‍‌‌​‍‌‍‌ ​​‌‍​‌‌ ‌​‌‍‍​​ ‌‌ ​​‌‍​‌‌‍‌ ‌‍‌‌‌​​‍‌ ‌‌‌‍‍‌‌‍ ​‌‍‌​‌‍‌‌‌ ​‍​‍‌‌​ ‌‌‌​​‍‌‌ ‌‍‍ ‌‍‌‌‌ ‍‌​‍‌‌​ ​ ‌​‌​​‍‌‌​ ​ ‌​‌​​‍‌‌​ ​‍​ ​‍‌‍‌​‌‍‌‌​ ​​​ ​ ​ ​​‌‍‌‍‌‍​‌​ ​​‌‍​‍‌‍​‌‌‍​‍‌‍​‍​‍‌‌​ ​‍​ ​‍​‍‌‌​ ‌‌‌​‌​​‍ ‍‌‍​ ‌‍ ‌‍ ‍‌ ‌​‌‍‌‌‌‍ ‍‌ ‌​​‍‌‌​ ‌‌‌​​‍‌‌ ‌‍‍ ‌‍‌‌‌ ‍‌​‍‌‌​ ​ ‌​‌​​‍‌‌​ ​ ‌​‌​​‍‌‌​ ​‍​ ​‍​ ‍​‌‍‌‌‌‍‌​​ ‌‌​ ​​​ ‌‍‌‍‌​​ ​ ​ ​‍‌‍​ ​ ​​‌‍‌‍​‍‌‌​ ​‍​ ​‍​‍‌‌​ ‌‌‌​‌​​‍ ‍‌ ‌​‌‍‍‌‌ ‌​‌‍ ​‌‍‌‌​‍‌‍‌ ​​‌‍‌‌‌ ​‍‌ ​ ‌ ​​‌‍‌‌‌‍​ ‌ ‌​‌‍‍‌‌ ‌‍‌‍‌‌​ ‌‌ ​​‌ ‌‌‌‍​‍‌‍ ​‌‍‍‌‌ ​ ‌‍‍​‌‍‌‌‌‍‌​​‍​‍‌ ‌
Directions to the hotel, parking information and travel guidance for
the New Forest. ​​​​‌ ‍ ​‍​‍‌‍ ‌ ​‍‌‍‍‌‌‍‌ ‌‍‍‌‌‍ ‍​‍​‍​ ‍‍​‍​‍‌ ​ ‌‍​‌‌‍ ‍‌‍‍‌‌ ‌​‌ ‍‌​‍ ‍‌‍‍‌‌‍ ​‍​‍​‍ ​​‍​‍‌‍‍​‌ ​‍‌‍‌‌‌‍‌‍​‍​‍​ ‍‍​‍​‍‌‍‍​‌ ‌​‌ ‌​‌ ​​‌ ​ ​ ‍‍​‍ ​‍ ‌‍ ​​‍ ‌‌‍​‌‌‍ ‍‌‍‌​​‍ ‌‌ ​‍​‍ ‌‌‍‍​‌‍ ‌ ‌​‌‍‌‌‌‍ ​‌ ​ ​‍ ‌‌ ​ ‌ ‌​‌ ‌‌‌‍‌​‌‍‍‌‌‍ ​‍ ‍‌ ‌‍‌‍‌‌‌ ​‍‌‍​ ‌‍‌‌‌‍ ​​‍ ‍‌‍​‌‌ ​​‌ ​​​‍ ‌‍‍‌‌‍ ‍‌ ‌​‌‍‌‌‌‍ ‍‌ ‌​​‍ ‌‍‌‌‌‍‌​‌‍‍‌‌ ‌​​‍ ‌‍ ‌‌‍ ‌‍‌​‌‍‌‌​ ‌‌ ​​‌ ​‍‌‍‌‌‌ ​ ‌‍‌‌‌‍ ‍‌ ‌​‌‍​‌‌ ‌​‌‍‍‌‌‍ ‌‍ ‍​ ‍ ‌‍‍‌‌‍‌​​ ‌​ ‌‌​ ‌ ​ ‌​​ ‍‌‌‍​ ‌‍‌‌‌‍​‍​ ‌ ​‍ ‌​ ​​​ ‍‌‌‍‌‍‌‍​ ​‍ ‌​ ‌​​ ​‍​ ‌‌​ ‌​​‍ ‌‌‍​‌​ ‌​​ ​ ​ ​‍​‍ ‌​ ‌​​ ​​​ ‌‌​ ‌‍‌‍​ ​ ‌ ​ ‌‌​ ‌ ‌‍​‌​ ‌‌‌‍​‌​ ‌ ​ ‍ ‌ ‌​‌ ‍‌‌ ​​‌‍‌‌​ ‌‌‍‍​‌‍ ‌ ‌​‌‍‌‌‌‍ ​‌‌​ ‌‍‍‌‌ ‌​‌‍‌‌‌‌​​‌‍​‌‌‍‌ ‌‍‌‌​ ‍ ‌ ​​‌‍​‌‌ ‌​‌‍‍​​ ‌‌ ​​‌‍​‌‌‍‌ ‌‍‌‌‌​​‍‌ ‌‌‌‍‍‌‌‍ ​‌‍‌​‌‍‌‌‌ ​‍​‍‌‌​ ‌‌‌​​‍‌‌ ‌‍‍ ‌‍‌‌‌ ‍‌​‍‌‌​ ​ ‌​‌​​‍‌‌​ ​ ‌​‌​​‍‌‌​ ​‍​ ​‍‌‍‌​‌‍‌‌​ ​​​ ​ ​ ​​‌‍‌‍‌‍​‌​ ​​‌‍​‍‌‍​‌‌‍​‍‌‍​‍​‍‌‌​ ​‍​ ​‍​‍‌‌​ ‌‌‌​‌​​‍ ‍‌‍​ ‌‍ ‌‍ ‍‌ ‌​‌‍‌‌‌‍ ‍‌ ‌​​‍‌‌​ ‌‌‌​​‍‌‌ ‌‍‍ ‌‍‌‌‌ ‍‌​‍‌‌​ ​ ‌​‌​​‍‌‌​ ​ ‌​‌​​‍‌‌​ ​‍​ ​‍​ ‍​‌‍‌‌‌‍‌​​ ‌‌​ ​​​ ‌‍‌‍‌​​ ​ ​ ​‍‌‍​ ​ ​​‌‍‌‍​‍‌‌​ ​‍​ ​‍​‍‌‌​ ‌‌‌​‌​​‍ ‍‌‍‌‌‌ ‍​‌‍​ ‌‍‌‌‌ ​‍‌ ​​‌ ‌​​ ‌‍​‍‌‍​‌‌ ​ ‌‍‌‌‌‌‌‌‌ ​‍‌‍ ​​ ‌‌‍‍​‌ ‌​‌ ‌​‌ ​​‌ ​ ​‍‌‌​ ​ ‌​​‌​‍‌‌​ ​‍‌​‌‍​‍‌‌​ ​‍‌​‌‍‌‍ ​​‍ ‌‌‍​‌‌‍ ‍‌‍‌​​‍ ‌‌ ​‍​‍ ‌‌‍‍​‌‍ ‌ ‌​‌‍‌‌‌‍ ​‌ ​ ​‍ ‌‌ ​ ‌ ‌​‌ ‌‌‌‍‌​‌‍‍‌‌‍ ​‍ ‍‌ ‌‍‌‍‌‌‌ ​‍‌‍​ ‌‍‌‌‌‍ ​​‍ ‍‌‍​‌‌ ​​‌ ​​​‍‌‍‌‍‍‌‌‍‌​​ ‌​ ‌‌​ ‌ ​ ‌​​ ‍‌‌‍​ ‌‍‌‌‌‍​‍​ ‌ ​‍ ‌​ ​​​ ‍‌‌‍‌‍‌‍​ ​‍ ‌​ ‌​​ ​‍​ ‌‌​ ‌​​‍ ‌‌‍​‌​ ‌​​ ​ ​ ​‍​‍ ‌​ ‌​​ ​​​ ‌‌​ ‌‍‌‍​ ​ ‌ ​ ‌‌​ ‌ ‌‍​‌​ ‌‌‌‍​‌​ ‌ ​‍‌‍‌ ‌​‌ ‍‌‌ ​​‌‍‌‌​ ‌‌‍‍​‌‍ ‌ ‌​‌‍‌‌‌‍ ​‌‌​ ‌‍‍‌‌ ‌​‌‍‌‌‌‌​​‌‍​‌‌‍‌ ‌‍‌‌​‍‌‍‌ ​​‌‍​‌‌ ‌​‌‍‍​​ ‌‌ ​​‌‍​‌‌‍‌ ‌‍‌‌‌​​‍‌ ‌‌‌‍‍‌‌‍ ​‌‍‌​‌‍‌‌‌ ​‍​‍‌‌​ ‌‌‌​​‍‌‌ ‌‍‍ ‌‍‌‌‌ ‍‌​‍‌‌​ ​ ‌​‌​​‍‌‌​ ​ ‌​‌​​‍‌‌​ ​‍​ ​‍‌‍‌​‌‍‌‌​ ​​​ ​ ​ ​​‌‍‌‍‌‍​‌​ ​​‌‍​‍‌‍​‌‌‍​‍‌‍​‍​‍‌‌​ ​‍​ ​‍​‍‌‌​ ‌‌‌​‌​​‍ ‍‌‍​ ‌‍ ‌‍ ‍‌ ‌​‌‍‌‌‌‍ ‍‌ ‌​​‍‌‌​ ‌‌‌​​‍‌‌ ‌‍‍ ‌‍‌‌‌ ‍‌​‍‌‌​ ​ ‌​‌​​‍‌‌​ ​ ‌​‌​​‍‌‌​ ​‍​ ​‍​ ‍​‌‍‌‌‌‍‌​​ ‌‌​ ​​​ ‌‍‌‍‌​​ ​ ​ ​‍‌‍​ ​ ​​‌‍‌‍​‍‌‌​ ​‍​ ​‍​‍‌‌​ ‌‌‌​‌​​‍ ‍‌‍‌‌‌ ‍​‌‍​ ‌‍‌‌‌ ​‍‌ ​​‌ ‌​​‍‌‍‌ ​​‌‍‌‌‌ ​‍‌ ​ ‌ ​​‌‍‌‌‌‍​ ‌ ‌​‌‍‍‌‌ ‌‍‌‍‌‌​ ‌‌ ​​‌ ‌‌‌‍​‍‌‍ ​‌‍‍‌‌ ​ ‌‍‍​‌‍‌‌‌‍‌​​‍​‍‌ ‌
Find out more​​​​‌ ‍ ​‍​‍‌‍ ‌ ​‍‌‍‍‌‌‍‌ ‌‍‍‌‌‍ ‍​‍​‍​ ‍‍​‍​‍‌ ​ ‌‍​‌‌‍ ‍‌‍‍‌‌ ‌​‌ ‍‌​‍ ‍‌‍‍‌‌‍ ​‍​‍​‍ ​​‍​‍‌‍‍​‌ ​‍‌‍‌‌‌‍‌‍​‍​‍​ ‍‍​‍​‍‌‍‍​‌ ‌​‌ ‌​‌ ​​‌ ​ ​ ‍‍​‍ ​‍ ‌‍ ​​‍ ‌‌‍​‌‌‍ ‍‌‍‌​​‍ ‌‌ ​‍​‍ ‌‌‍‍​‌‍ ‌ ‌​‌‍‌‌‌‍ ​‌ ​ ​‍ ‌‌ ​ ‌ ‌​‌ ‌‌‌‍‌​‌‍‍‌‌‍ ​‍ ‍‌ ‌‍‌‍‌‌‌ ​‍‌‍​ ‌‍‌‌‌‍ ​​‍ ‍‌‍​‌‌ ​​‌ ​​​‍ ‌‍‍‌‌‍ ‍‌ ‌​‌‍‌‌‌‍ ‍‌ ‌​​‍ ‌‍‌‌‌‍‌​‌‍‍‌‌ ‌​​‍ ‌‍ ‌‌‍ ‌‍‌​‌‍‌‌​ ‌‌ ​​‌ ​‍‌‍‌‌‌ ​ ‌‍‌‌‌‍ ‍‌ ‌​‌‍​‌‌ ‌​‌‍‍‌‌‍ ‌‍ ‍​ ‍ ‌‍‍‌‌‍‌​​ ‌​ ‌‌​ ‌ ​ ‌​​ ‍‌‌‍​ ‌‍‌‌‌‍​‍​ ‌ ​‍ ‌​ ​​​ ‍‌‌‍‌‍‌‍​ ​‍ ‌​ ‌​​ ​‍​ ‌‌​ ‌​​‍ ‌‌‍​‌​ ‌​​ ​ ​ ​‍​‍ ‌​ ‌​​ ​​​ ‌‌​ ‌‍‌‍​ ​ ‌ ​ ‌‌​ ‌ ‌‍​‌​ ‌‌‌‍​‌​ ‌ ​ ‍ ‌ ‌​‌ ‍‌‌ ​​‌‍‌‌​ ‌‌‍‍​‌‍ ‌ ‌​‌‍‌‌‌‍ ​‌‌​ ‌‍‍‌‌ ‌​‌‍‌‌‌‌​​‌‍​‌‌‍‌ ‌‍‌‌​ ‍ ‌ ​​‌‍​‌‌ ‌​‌‍‍​​ ‌‌ ​​‌‍​‌‌‍‌ ‌‍‌‌‌​​‍‌ ‌‌‌‍‍‌‌‍ ​‌‍‌​‌‍‌‌‌ ​‍​‍‌‌​ ‌‌‌​​‍‌‌ ‌‍‍ ‌‍‌‌‌ ‍‌​‍‌‌​ ​ ‌​‌​​‍‌‌​ ​ ‌​‌​​‍‌‌​ ​‍​ ​‍‌‍‌​‌‍‌‌​ ​​​ ​ ​ ​​‌‍‌‍‌‍​‌​ ​​‌‍​‍‌‍​‌‌‍​‍‌‍​‍​‍‌‌​ ​‍​ ​‍​‍‌‌​ ‌‌‌​‌​​‍ ‍‌‍​ ‌‍ ‌‍ ‍‌ ‌​‌‍‌‌‌‍ ‍‌ ‌​​‍‌‌​ ‌‌‌​​‍‌‌ ‌‍‍ ‌‍‌‌‌ ‍‌​‍‌‌​ ​ ‌​‌​​‍‌‌​ ​ ‌​‌​​‍‌‌​ ​‍​ ​‍​ ‍​‌‍‌‌‌‍‌​​ ‌‌​ ​​​ ‌‍‌‍‌​​ ​ ​ ​‍‌‍​ ​ ​​‌‍‌‍​‍‌‌​ ​‍​ ​‍​‍‌‌​ ‌‌‌​‌​​‍ ‍‌ ​ ‌‍‌‌‌‍​ ‌‍ ‌‍ ‍‌‍‌​‌‍​‌‌ ​‍‌ ‍‌‌​​ ‌ ‌​‌‍​‌​‍ ‍‌‍ ​‌‍​‌‌‍​‍‌‍‌‌‌‍ ​​ ‌‍​‍‌‍​‌‌ ​ ‌‍‌‌‌‌‌‌‌ ​‍‌‍ ​​ ‌‌‍‍​‌ ‌​‌ ‌​‌ ​​‌ ​ ​‍‌‌​ ​ ‌​​‌​‍‌‌​ ​‍‌​‌‍​‍‌‌​ ​‍‌​‌‍‌‍ ​​‍ ‌‌‍​‌‌‍ ‍‌‍‌​​‍ ‌‌ ​‍​‍ ‌‌‍‍​‌‍ ‌ ‌​‌‍‌‌‌‍ ​‌ ​ ​‍ ‌‌ ​ ‌ ‌​‌ ‌‌‌‍‌​‌‍‍‌‌‍ ​‍ ‍‌ ‌‍‌‍‌‌‌ ​‍‌‍​ ‌‍‌‌‌‍ ​​‍ ‍‌‍​‌‌ ​​‌ ​​​‍‌‍‌‍‍‌‌‍‌​​ ‌​ ‌‌​ ‌ ​ ‌​​ ‍‌‌‍​ ‌‍‌‌‌‍​‍​ ‌ ​‍ ‌​ ​​​ ‍‌‌‍‌‍‌‍​ ​‍ ‌​ ‌​​ ​‍​ ‌‌​ ‌​​‍ ‌‌‍​‌​ ‌​​ ​ ​ ​‍​‍ ‌​ ‌​​ ​​​ ‌‌​ ‌‍‌‍​ ​ ‌ ​ ‌‌​ ‌ ‌‍​‌​ ‌‌‌‍​‌​ ‌ ​‍‌‍‌ ‌​‌ ‍‌‌ ​​‌‍‌‌​ ‌‌‍‍​‌‍ ‌ ‌​‌‍‌‌‌‍ ​‌‌​ ‌‍‍‌‌ ‌​‌‍‌‌‌‌​​‌‍​‌‌‍‌ ‌‍‌‌​‍‌‍‌ ​​‌‍​‌‌ ‌​‌‍‍​​ ‌‌ ​​‌‍​‌‌‍‌ ‌‍‌‌‌​​‍‌ ‌‌‌‍‍‌‌‍ ​‌‍‌​‌‍‌‌‌ ​‍​‍‌‌​ ‌‌‌​​‍‌‌ ‌‍‍ ‌‍‌‌‌ ‍‌​‍‌‌​ ​ ‌​‌​​‍‌‌​ ​ ‌​‌​​‍‌‌​ ​‍​ ​‍‌‍‌​‌‍‌‌​ ​​​ ​ ​ ​​‌‍‌‍‌‍​‌​ ​​‌‍​‍‌‍​‌‌‍​‍‌‍​‍​‍‌‌​ ​‍​ ​‍​‍‌‌​ ‌‌‌​‌​​‍ ‍‌‍​ ‌‍ ‌‍ ‍‌ ‌​‌‍‌‌‌‍ ‍‌ ‌​​‍‌‌​ ‌‌‌​​‍‌‌ ‌‍‍ ‌‍‌‌‌ ‍‌​‍‌‌​ ​ ‌​‌​​‍‌‌​ ​ ‌​‌​​‍‌‌​ ​‍​ ​‍​ ‍​‌‍‌‌‌‍‌​​ ‌‌​ ​​​ ‌‍‌‍‌​​ ​ ​ ​‍‌‍​ ​ ​​‌‍‌‍​‍‌‌​ ​‍​ ​‍​‍‌‌​ ‌‌‌​‌​​‍ ‍‌ ​ ‌‍‌‌‌‍​ ‌‍ ‌‍ ‍‌‍‌​‌‍​‌‌ ​‍‌ ‍‌‌​​ ‌ ‌​‌‍​‌​‍ ‍‌‍ ​‌‍​‌‌‍​‍‌‍‌‌‌‍ ​​‍‌‍‌ ​​‌‍‌‌‌ ​‍‌ ​ ‌ ​​‌‍‌‌‌‍​ ‌ ‌​‌‍‍‌‌ ‌‍‌‍‌‌​ ‌‌ ​​‌ ‌‌‌‍​‍‌‍ ​‌‍‍‌‌ ​ ‌‍‍​‌‍‌‌‌‍‌​​‍​‍‌ ‌
Open Hotel Map​​​​‌ ‍ ​‍​‍‌‍ ‌ ​‍‌‍‍‌‌‍‌ ‌‍‍‌‌‍ ‍​‍​‍​ ‍‍​‍​‍‌ ​ ‌‍​‌‌‍ ‍‌‍‍‌‌ ‌​‌ ‍‌​‍ ‍‌‍‍‌‌‍ ​‍​‍​‍ ​​‍​‍‌‍‍​‌ ​‍‌‍‌‌‌‍‌‍​‍​‍​ ‍‍​‍​‍‌‍‍​‌ ‌​‌ ‌​‌ ​​‌ ​ ​ ‍‍​‍ ​‍ ‌‍ ​​‍ ‌‌‍​‌‌‍ ‍‌‍‌​​‍ ‌‌ ​‍​‍ ‌‌‍‍​‌‍ ‌ ‌​‌‍‌‌‌‍ ​‌ ​ ​‍ ‌‌ ​ ‌ ‌​‌ ‌‌‌‍‌​‌‍‍‌‌‍ ​‍ ‍‌ ‌‍‌‍‌‌‌ ​‍‌‍​ ‌‍‌‌‌‍ ​​‍ ‍‌‍​‌‌ ​​‌ ​​​‍ ‌‍‍‌‌‍ ‍‌ ‌​‌‍‌‌‌‍ ‍‌ ‌​​‍ ‌‍‌‌‌‍‌​‌‍‍‌‌ ‌​​‍ ‌‍ ‌‌‍ ‌‍‌​‌‍‌‌​ ‌‌ ​​‌ ​‍‌‍‌‌‌ ​ ‌‍‌‌‌‍ ‍‌ ‌​‌‍​‌‌ ‌​‌‍‍‌‌‍ ‌‍ ‍​ ‍ ‌‍‍‌‌‍‌​​ ‌​ ‌‌​ ‌ ​ ‌​​ ‍‌‌‍​ ‌‍‌‌‌‍​‍​ ‌ ​‍ ‌​ ​​​ ‍‌‌‍‌‍‌‍​ ​‍ ‌​ ‌​​ ​‍​ ‌‌​ ‌​​‍ ‌‌‍​‌​ ‌​​ ​ ​ ​‍​‍ ‌​ ‌​​ ​​​ ‌‌​ ‌‍‌‍​ ​ ‌ ​ ‌‌​ ‌ ‌‍​‌​ ‌‌‌‍​‌​ ‌ ​ ‍ ‌ ‌​‌ ‍‌‌ ​​‌‍‌‌​ ‌‌‍‍​‌‍ ‌ ‌​‌‍‌‌‌‍ ​‌‌​ ‌‍‍‌‌ ‌​‌‍‌‌‌‌​​‌‍​‌‌‍‌ ‌‍‌‌​ ‍ ‌ ​​‌‍​‌‌ ‌​‌‍‍​​ ‌‌ ​​‌‍​‌‌‍‌ ‌‍‌‌‌​​‍‌ ‌‌‌‍‍‌‌‍ ​‌‍‌​‌‍‌‌‌ ​‍​‍‌‌​ ‌‌‌​​‍‌‌ ‌‍‍ ‌‍‌‌‌ ‍‌​‍‌‌​ ​ ‌​‌​​‍‌‌​ ​ ‌​‌​​‍‌‌​ ​‍​ ​‍‌‍‌​‌‍‌‌​ ​​​ ​ ​ ​​‌‍‌‍‌‍​‌​ ​​‌‍​‍‌‍​‌‌‍​‍‌‍​‍​‍‌‌​ ​‍​ ​‍​‍‌‌​ ‌‌‌​‌​​‍ ‍‌‍​ ‌‍ ‌‍ ‍‌ ‌​‌‍‌‌‌‍ ‍‌ ‌​​‍‌‌​ ‌‌‌​​‍‌‌ ‌‍‍ ‌‍‌‌‌ ‍‌​‍‌‌​ ​ ‌​‌​​‍‌‌​ ​ ‌​‌​​‍‌‌​ ​‍​ ​‍‌‍‌‍​ ‍​‌‍‌‍​ ‍‌​ ‌‍​ ‌​‌‍​ ‌‍​‌‌‍​ ‌‍​‌​ ‌‌​ ‍‌​‍‌‌​ ​‍​ ​‍​‍‌‌​ ‌‌‌​‌​​‍ ‍‌ ‌​‌‍‍‌‌ ‌​‌‍ ​‌‍‌‌​ ‌‍​‍‌‍​‌‌ ​ ‌‍‌‌‌‌‌‌‌ ​‍‌‍ ​​ ‌‌‍‍​‌ ‌​‌ ‌​‌ ​​‌ ​ ​‍‌‌​ ​ ‌​​‌​‍‌‌​ ​‍‌​‌‍​‍‌‌​ ​‍‌​‌‍‌‍ ​​‍ ‌‌‍​‌‌‍ ‍‌‍‌​​‍ ‌‌ ​‍​‍ ‌‌‍‍​‌‍ ‌ ‌​‌‍‌‌‌‍ ​‌ ​ ​‍ ‌‌ ​ ‌ ‌​‌ ‌‌‌‍‌​‌‍‍‌‌‍ ​‍ ‍‌ ‌‍‌‍‌‌‌ ​‍‌‍​ ‌‍‌‌‌‍ ​​‍ ‍‌‍​‌‌ ​​‌ ​​​‍‌‍‌‍‍‌‌‍‌​​ ‌​ ‌‌​ ‌ ​ ‌​​ ‍‌‌‍​ ‌‍‌‌‌‍​‍​ ‌ ​‍ ‌​ ​​​ ‍‌‌‍‌‍‌‍​ ​‍ ‌​ ‌​​ ​‍​ ‌‌​ ‌​​‍ ‌‌‍​‌​ ‌​​ ​ ​ ​‍​‍ ‌​ ‌​​ ​​​ ‌‌​ ‌‍‌‍​ ​ ‌ ​ ‌‌​ ‌ ‌‍​‌​ ‌‌‌‍​‌​ ‌ ​‍‌‍‌ ‌​‌ ‍‌‌ ​​‌‍‌‌​ ‌‌‍‍​‌‍ ‌ ‌​‌‍‌‌‌‍ ​‌‌​ ‌‍‍‌‌ ‌​‌‍‌‌‌‌​​‌‍​‌‌‍‌ ‌‍‌‌​‍‌‍‌ ​​‌‍​‌‌ ‌​‌‍‍​​ ‌‌ ​​‌‍​‌‌‍‌ ‌‍‌‌‌​​‍‌ ‌‌‌‍‍‌‌‍ ​‌‍‌​‌‍‌‌‌ ​‍​‍‌‌​ ‌‌‌​​‍‌‌ ‌‍‍ ‌‍‌‌‌ ‍‌​‍‌‌​ ​ ‌​‌​​‍‌‌​ ​ ‌​‌​​‍‌‌​ ​‍​ ​‍‌‍‌​‌‍‌‌​ ​​​ ​ ​ ​​‌‍‌‍‌‍​‌​ ​​‌‍​‍‌‍​‌‌‍​‍‌‍​‍​‍‌‌​ ​‍​ ​‍​‍‌‌​ ‌‌‌​‌​​‍ ‍‌‍​ ‌‍ ‌‍ ‍‌ ‌​‌‍‌‌‌‍ ‍‌ ‌​​‍‌‌​ ‌‌‌​​‍‌‌ ‌‍‍ ‌‍‌‌‌ ‍‌​‍‌‌​ ​ ‌​‌​​‍‌‌​ ​ ‌​‌​​‍‌‌​ ​‍​ ​‍‌‍‌‍​ ‍​‌‍‌‍​ ‍‌​ ‌‍​ ‌​‌‍​ ‌‍​‌‌‍​ ‌‍​‌​ ‌‌​ ‍‌​‍‌‌​ ​‍​ ​‍​‍‌‌​ ‌‌‌​‌​​‍ ‍‌ ‌​‌‍‍‌‌ ‌​‌‍ ​‌‍‌‌​‍‌‍‌ ​​‌‍‌‌‌ ​‍‌ ​ ‌ ​​‌‍‌‌‌‍​ ‌ ‌​‌‍‍‌‌ ‌‍‌‍‌‌​ ‌‌ ​​‌ ‌‌‌‍​‍‌‍ ​‌‍‍‌‌ ​ ‌‍‍​‌‍‌‌‌‍‌​​‍​‍‌ ‌
Hotel Map​​​​‌ ‍ ​‍​‍‌‍ ‌ ​‍‌‍‍‌‌‍‌ ‌‍‍‌‌‍ ‍​‍​‍​ ‍‍​‍​‍‌ ​ ‌‍​‌‌‍ ‍‌‍‍‌‌ ‌​‌ ‍‌​‍ ‍‌‍‍‌‌‍ ​‍​‍​‍ ​​‍​‍‌‍‍​‌ ​‍‌‍‌‌‌‍‌‍​‍​‍​ ‍‍​‍​‍‌‍‍​‌ ‌​‌ ‌​‌ ​​‌ ​ ​ ‍‍​‍ ​‍ ‌‍ ​​‍ ‌‌‍​‌‌‍ ‍‌‍‌​​‍ ‌‌ ​‍​‍ ‌‌‍‍​‌‍ ‌ ‌​‌‍‌‌‌‍ ​‌ ​ ​‍ ‌‌ ​ ‌ ‌​‌ ‌‌‌‍‌​‌‍‍‌‌‍ ​‍ ‍‌ ‌‍‌‍‌‌‌ ​‍‌‍​ ‌‍‌‌‌‍ ​​‍ ‍‌‍​‌‌ ​​‌ ​​​‍ ‌‍‍‌‌‍ ‍‌ ‌​‌‍‌‌‌‍ ‍‌ ‌​​‍ ‌‍‌‌‌‍‌​‌‍‍‌‌ ‌​​‍ ‌‍ ‌‌‍ ‌‍‌​‌‍‌‌​ ‌‌ ​​‌ ​‍‌‍‌‌‌ ​ ‌‍‌‌‌‍ ‍‌ ‌​‌‍​‌‌ ‌​‌‍‍‌‌‍ ‌‍ ‍​ ‍ ‌‍‍‌‌‍‌​​ ‌​ ‌‌​ ‌ ​ ‌​​ ‍‌‌‍​ ‌‍‌‌‌‍​‍​ ‌ ​‍ ‌​ ​​​ ‍‌‌‍‌‍‌‍​ ​‍ ‌​ ‌​​ ​‍​ ‌‌​ ‌​​‍ ‌‌‍​‌​ ‌​​ ​ ​ ​‍​‍ ‌​ ‌​​ ​​​ ‌‌​ ‌‍‌‍​ ​ ‌ ​ ‌‌​ ‌ ‌‍​‌​ ‌‌‌‍​‌​ ‌ ​ ‍ ‌ ‌​‌ ‍‌‌ ​​‌‍‌‌​ ‌‌‍‍​‌‍ ‌ ‌​‌‍‌‌‌‍ ​‌‌​ ‌‍‍‌‌ ‌​‌‍‌‌‌‌​​‌‍​‌‌‍‌ ‌‍‌‌​ ‍ ‌ ​​‌‍​‌‌ ‌​‌‍‍​​ ‌‌ ​​‌‍​‌‌‍‌ ‌‍‌‌‌​​‍‌ ‌‌‌‍‍‌‌‍ ​‌‍‌​‌‍‌‌‌ ​‍​‍‌‌​ ‌‌‌​​‍‌‌ ‌‍‍ ‌‍‌‌‌ ‍‌​‍‌‌​ ​ ‌​‌​​‍‌‌​ ​ ‌​‌​​‍‌‌​ ​‍​ ​‍‌‍‌​‌‍‌‌​ ​​​ ​ ​ ​​‌‍‌‍‌‍​‌​ ​​‌‍​‍‌‍​‌‌‍​‍‌‍​‍​‍‌‌​ ​‍​ ​‍​‍‌‌​ ‌‌‌​‌​​‍ ‍‌‍​ ‌‍ ‌‍ ‍‌ ‌​‌‍‌‌‌‍ ‍‌ ‌​​‍‌‌​ ‌‌‌​​‍‌‌ ‌‍‍ ‌‍‌‌‌ ‍‌​‍‌‌​ ​ ‌​‌​​‍‌‌​ ​ ‌​‌​​‍‌‌​ ​‍​ ​‍‌‍‌‍​ ‍​‌‍‌‍​ ‍‌​ ‌‍​ ‌​‌‍​ ‌‍​‌‌‍​ ‌‍​‌​ ‌‌​ ‍‌​‍‌‌​ ​‍​ ​‍​‍‌‌​ ‌‌‌​‌​​‍ ‍‌ ‌​‌‍‍‌‌ ‌​‌‍ ​‌‍‌‌​ ‌‍​‍‌‍​‌‌ ​ ‌‍‌‌‌‌‌‌‌ ​‍‌‍ ​​ ‌‌‍‍​‌ ‌​‌ ‌​‌ ​​‌ ​ ​‍‌‌​ ​ ‌​​‌​‍‌‌​ ​‍‌​‌‍​‍‌‌​ ​‍‌​‌‍‌‍ ​​‍ ‌‌‍​‌‌‍ ‍‌‍‌​​‍ ‌‌ ​‍​‍ ‌‌‍‍​‌‍ ‌ ‌​‌‍‌‌‌‍ ​‌ ​ ​‍ ‌‌ ​ ‌ ‌​‌ ‌‌‌‍‌​‌‍‍‌‌‍ ​‍ ‍‌ ‌‍‌‍‌‌‌ ​‍‌‍​ ‌‍‌‌‌‍ ​​‍ ‍‌‍​‌‌ ​​‌ ​​​‍‌‍‌‍‍‌‌‍‌​​ ‌​ ‌‌​ ‌ ​ ‌​​ ‍‌‌‍​ ‌‍‌‌‌‍​‍​ ‌ ​‍ ‌​ ​​​ ‍‌‌‍‌‍‌‍​ ​‍ ‌​ ‌​​ ​‍​ ‌‌​ ‌​​‍ ‌‌‍​‌​ ‌​​ ​ ​ ​‍​‍ ‌​ ‌​​ ​​​ ‌‌​ ‌‍‌‍​ ​ ‌ ​ ‌‌​ ‌ ‌‍​‌​ ‌‌‌‍​‌​ ‌ ​‍‌‍‌ ‌​‌ ‍‌‌ ​​‌‍‌‌​ ‌‌‍‍​‌‍ ‌ ‌​‌‍‌‌‌‍ ​‌‌​ ‌‍‍‌‌ ‌​‌‍‌‌‌‌​​‌‍​‌‌‍‌ ‌‍‌‌​‍‌‍‌ ​​‌‍​‌‌ ‌​‌‍‍​​ ‌‌ ​​‌‍​‌‌‍‌ ‌‍‌‌‌​​‍‌ ‌‌‌‍‍‌‌‍ ​‌‍‌​‌‍‌‌‌ ​‍​‍‌‌​ ‌‌‌​​‍‌‌ ‌‍‍ ‌‍‌‌‌ ‍‌​‍‌‌​ ​ ‌​‌​​‍‌‌​ ​ ‌​‌​​‍‌‌​ ​‍​ ​‍‌‍‌​‌‍‌‌​ ​​​ ​ ​ ​​‌‍‌‍‌‍​‌​ ​​‌‍​‍‌‍​‌‌‍​‍‌‍​‍​‍‌‌​ ​‍​ ​‍​‍‌‌​ ‌‌‌​‌​​‍ ‍‌‍​ ‌‍ ‌‍ ‍‌ ‌​‌‍‌‌‌‍ ‍‌ ‌​​‍‌‌​ ‌‌‌​​‍‌‌ ‌‍‍ ‌‍‌‌‌ ‍‌​‍‌‌​ ​ ‌​‌​​‍‌‌​ ​ ‌​‌​​‍‌‌​ ​‍​ ​‍‌‍‌‍​ ‍​‌‍‌‍​ ‍‌​ ‌‍​ ‌​‌‍​ ‌‍​‌‌‍​ ‌‍​‌​ ‌‌​ ‍‌​‍‌‌​ ​‍​ ​‍​‍‌‌​ ‌‌‌​‌​​‍ ‍‌ ‌​‌‍‍‌‌ ‌​‌‍ ​‌‍‌‌​‍‌‍‌ ​​‌‍‌‌‌ ​‍‌ ​ ‌ ​​‌‍‌‌‌‍​ ‌ ‌​‌‍‍‌‌ ‌‍‌‍‌‌​ ‌‌ ​​‌ ‌‌‌‍​‍‌‍ ​‌‍‍‌‌ ​ ‌‍‍​‌‍‌‌‌‍‌​​‍​‍‌ ‌
Find your way around the house, gardens, spa, restaurants,
treehouses and estate.​​​​‌ ‍ ​‍​‍‌‍ ‌ ​‍‌‍‍‌‌‍‌ ‌‍‍‌‌‍ ‍​‍​‍​ ‍‍​‍​‍‌ ​ ‌‍​‌‌‍ ‍‌‍‍‌‌ ‌​‌ ‍‌​‍ ‍‌‍‍‌‌‍ ​‍​‍​‍ ​​‍​‍‌‍‍​‌ ​‍‌‍‌‌‌‍‌‍​‍​‍​ ‍‍​‍​‍‌‍‍​‌ ‌​‌ ‌​‌ ​​‌ ​ ​ ‍‍​‍ ​‍ ‌‍ ​​‍ ‌‌‍​‌‌‍ ‍‌‍‌​​‍ ‌‌ ​‍​‍ ‌‌‍‍​‌‍ ‌ ‌​‌‍‌‌‌‍ ​‌ ​ ​‍ ‌‌ ​ ‌ ‌​‌ ‌‌‌‍‌​‌‍‍‌‌‍ ​‍ ‍‌ ‌‍‌‍‌‌‌ ​‍‌‍​ ‌‍‌‌‌‍ ​​‍ ‍‌‍​‌‌ ​​‌ ​​​‍ ‌‍‍‌‌‍ ‍‌ ‌​‌‍‌‌‌‍ ‍‌ ‌​​‍ ‌‍‌‌‌‍‌​‌‍‍‌‌ ‌​​‍ ‌‍ ‌‌‍ ‌‍‌​‌‍‌‌​ ‌‌ ​​‌ ​‍‌‍‌‌‌ ​ ‌‍‌‌‌‍ ‍‌ ‌​‌‍​‌‌ ‌​‌‍‍‌‌‍ ‌‍ ‍​ ‍ ‌‍‍‌‌‍‌​​ ‌​ ‌‌​ ‌ ​ ‌​​ ‍‌‌‍​ ‌‍‌‌‌‍​‍​ ‌ ​‍ ‌​ ​​​ ‍‌‌‍‌‍‌‍​ ​‍ ‌​ ‌​​ ​‍​ ‌‌​ ‌​​‍ ‌‌‍​‌​ ‌​​ ​ ​ ​‍​‍ ‌​ ‌​​ ​​​ ‌‌​ ‌‍‌‍​ ​ ‌ ​ ‌‌​ ‌ ‌‍​‌​ ‌‌‌‍​‌​ ‌ ​ ‍ ‌ ‌​‌ ‍‌‌ ​​‌‍‌‌​ ‌‌‍‍​‌‍ ‌ ‌​‌‍‌‌‌‍ ​‌‌​ ‌‍‍‌‌ ‌​‌‍‌‌‌‌​​‌‍​‌‌‍‌ ‌‍‌‌​ ‍ ‌ ​​‌‍​‌‌ ‌​‌‍‍​​ ‌‌ ​​‌‍​‌‌‍‌ ‌‍‌‌‌​​‍‌ ‌‌‌‍‍‌‌‍ ​‌‍‌​‌‍‌‌‌ ​‍​‍‌‌​ ‌‌‌​​‍‌‌ ‌‍‍ ‌‍‌‌‌ ‍‌​‍‌‌​ ​ ‌​‌​​‍‌‌​ ​ ‌​‌​​‍‌‌​ ​‍​ ​‍‌‍‌​‌‍‌‌​ ​​​ ​ ​ ​​‌‍‌‍‌‍​‌​ ​​‌‍​‍‌‍​‌‌‍​‍‌‍​‍​‍‌‌​ ​‍​ ​‍​‍‌‌​ ‌‌‌​‌​​‍ ‍‌‍​ ‌‍ ‌‍ ‍‌ ‌​‌‍‌‌‌‍ ‍‌ ‌​​‍‌‌​ ‌‌‌​​‍‌‌ ‌‍‍ ‌‍‌‌‌ ‍‌​‍‌‌​ ​ ‌​‌​​‍‌‌​ ​ ‌​‌​​‍‌‌​ ​‍​ ​‍‌‍‌‍​ ‍​‌‍‌‍​ ‍‌​ ‌‍​ ‌​‌‍​ ‌‍​‌‌‍​ ‌‍​‌​ ‌‌​ ‍‌​‍‌‌​ ​‍​ ​‍​‍‌‌​ ‌‌‌​‌​​‍ ‍‌‍‌‌‌ ‍​‌‍​ ‌‍‌‌‌ ​‍‌ ​​‌ ‌​​ ‌‍​‍‌‍​‌‌ ​ ‌‍‌‌‌‌‌‌‌ ​‍‌‍ ​​ ‌‌‍‍​‌ ‌​‌ ‌​‌ ​​‌ ​ ​‍‌‌​ ​ ‌​​‌​‍‌‌​ ​‍‌​‌‍​‍‌‌​ ​‍‌​‌‍‌‍ ​​‍ ‌‌‍​‌‌‍ ‍‌‍‌​​‍ ‌‌ ​‍​‍ ‌‌‍‍​‌‍ ‌ ‌​‌‍‌‌‌‍ ​‌ ​ ​‍ ‌‌ ​ ‌ ‌​‌ ‌‌‌‍‌​‌‍‍‌‌‍ ​‍ ‍‌ ‌‍‌‍‌‌‌ ​‍‌‍​ ‌‍‌‌‌‍ ​​‍ ‍‌‍​‌‌ ​​‌ ​​​‍‌‍‌‍‍‌‌‍‌​​ ‌​ ‌‌​ ‌ ​ ‌​​ ‍‌‌‍​ ‌‍‌‌‌‍​‍​ ‌ ​‍ ‌​ ​​​ ‍‌‌‍‌‍‌‍​ ​‍ ‌​ ‌​​ ​‍​ ‌‌​ ‌​​‍ ‌‌‍​‌​ ‌​​ ​ ​ ​‍​‍ ‌​ ‌​​ ​​​ ‌‌​ ‌‍‌‍​ ​ ‌ ​ ‌‌​ ‌ ‌‍​‌​ ‌‌‌‍​‌​ ‌ ​‍‌‍‌ ‌​‌ ‍‌‌ ​​‌‍‌‌​ ‌‌‍‍​‌‍ ‌ ‌​‌‍‌‌‌‍ ​‌‌​ ‌‍‍‌‌ ‌​‌‍‌‌‌‌​​‌‍​‌‌‍‌ ‌‍‌‌​‍‌‍‌ ​​‌‍​‌‌ ‌​‌‍‍​​ ‌‌ ​​‌‍​‌‌‍‌ ‌‍‌‌‌​​‍‌ ‌‌‌‍‍‌‌‍ ​‌‍‌​‌‍‌‌‌ ​‍​‍‌‌​ ‌‌‌​​‍‌‌ ‌‍‍ ‌‍‌‌‌ ‍‌​‍‌‌​ ​ ‌​‌​​‍‌‌​ ​ ‌​‌​​‍‌‌​ ​‍​ ​‍‌‍‌​‌‍‌‌​ ​​​ ​ ​ ​​‌‍‌‍‌‍​‌​ ​​‌‍​‍‌‍​‌‌‍​‍‌‍​‍​‍‌‌​ ​‍​ ​‍​‍‌‌​ ‌‌‌​‌​​‍ ‍‌‍​ ‌‍ ‌‍ ‍‌ ‌​‌‍‌‌‌‍ ‍‌ ‌​​‍‌‌​ ‌‌‌​​‍‌‌ ‌‍‍ ‌‍‌‌‌ ‍‌​‍‌‌​ ​ ‌​‌​​‍‌‌​ ​ ‌​‌​​‍‌‌​ ​‍​ ​‍‌‍‌‍​ ‍​‌‍‌‍​ ‍‌​ ‌‍​ ‌​‌‍​ ‌‍​‌‌‍​ ‌‍​‌​ ‌‌​ ‍‌​‍‌‌​ ​‍​ ​‍​‍‌‌​ ‌‌‌​‌​​‍ ‍‌‍‌‌‌ ‍​‌‍​ ‌‍‌‌‌ ​‍‌ ​​‌ ‌​​‍‌‍‌ ​​‌‍‌‌‌ ​‍‌ ​ ‌ ​​‌‍‌‌‌‍​ ‌ ‌​‌‍‍‌‌ ‌‍‌‍‌‌​ ‌‌ ​​‌ ‌‌‌‍​‍‌‍ ​‌‍‍‌‌ ​ ‌‍‍​‌‍‌‌‌‍‌​​‍​‍‌ ‌
View map​​​​‌ ‍ ​‍​‍‌‍ ‌ ​‍‌‍‍‌‌‍‌ ‌‍‍‌‌‍ ‍​‍​‍​ ‍‍​‍​‍‌ ​ ‌‍​‌‌‍ ‍‌‍‍‌‌ ‌​‌ ‍‌​‍ ‍‌‍‍‌‌‍ ​‍​‍​‍ ​​‍​‍‌‍‍​‌ ​‍‌‍‌‌‌‍‌‍​‍​‍​ ‍‍​‍​‍‌‍‍​‌ ‌​‌ ‌​‌ ​​‌ ​ ​ ‍‍​‍ ​‍ ‌‍ ​​‍ ‌‌‍​‌‌‍ ‍‌‍‌​​‍ ‌‌ ​‍​‍ ‌‌‍‍​‌‍ ‌ ‌​‌‍‌‌‌‍ ​‌ ​ ​‍ ‌‌ ​ ‌ ‌​‌ ‌‌‌‍‌​‌‍‍‌‌‍ ​‍ ‍‌ ‌‍‌‍‌‌‌ ​‍‌‍​ ‌‍‌‌‌‍ ​​‍ ‍‌‍​‌‌ ​​‌ ​​​‍ ‌‍‍‌‌‍ ‍‌ ‌​‌‍‌‌‌‍ ‍‌ ‌​​‍ ‌‍‌‌‌‍‌​‌‍‍‌‌ ‌​​‍ ‌‍ ‌‌‍ ‌‍‌​‌‍‌‌​ ‌‌ ​​‌ ​‍‌‍‌‌‌ ​ ‌‍‌‌‌‍ ‍‌ ‌​‌‍​‌‌ ‌​‌‍‍‌‌‍ ‌‍ ‍​ ‍ ‌‍‍‌‌‍‌​​ ‌​ ‌‌​ ‌ ​ ‌​​ ‍‌‌‍​ ‌‍‌‌‌‍​‍​ ‌ ​‍ ‌​ ​​​ ‍‌‌‍‌‍‌‍​ ​‍ ‌​ ‌​​ ​‍​ ‌‌​ ‌​​‍ ‌‌‍​‌​ ‌​​ ​ ​ ​‍​‍ ‌​ ‌​​ ​​​ ‌‌​ ‌‍‌‍​ ​ ‌ ​ ‌‌​ ‌ ‌‍​‌​ ‌‌‌‍​‌​ ‌ ​ ‍ ‌ ‌​‌ ‍‌‌ ​​‌‍‌‌​ ‌‌‍‍​‌‍ ‌ ‌​‌‍‌‌‌‍ ​‌‌​ ‌‍‍‌‌ ‌​‌‍‌‌‌‌​​‌‍​‌‌‍‌ ‌‍‌‌​ ‍ ‌ ​​‌‍​‌‌ ‌​‌‍‍​​ ‌‌ ​​‌‍​‌‌‍‌ ‌‍‌‌‌​​‍‌ ‌‌‌‍‍‌‌‍ ​‌‍‌​‌‍‌‌‌ ​‍​‍‌‌​ ‌‌‌​​‍‌‌ ‌‍‍ ‌‍‌‌‌ ‍‌​‍‌‌​ ​ ‌​‌​​‍‌‌​ ​ ‌​‌​​‍‌‌​ ​‍​ ​‍‌‍‌​‌‍‌‌​ ​​​ ​ ​ ​​‌‍‌‍‌‍​‌​ ​​‌‍​‍‌‍​‌‌‍​‍‌‍​‍​‍‌‌​ ​‍​ ​‍​‍‌‌​ ‌‌‌​‌​​‍ ‍‌‍​ ‌‍ ‌‍ ‍‌ ‌​‌‍‌‌‌‍ ‍‌ ‌​​‍‌‌​ ‌‌‌​​‍‌‌ ‌‍‍ ‌‍‌‌‌ ‍‌​‍‌‌​ ​ ‌​‌​​‍‌‌​ ​ ‌​‌​​‍‌‌​ ​‍​ ​‍‌‍‌‍​ ‍​‌‍‌‍​ ‍‌​ ‌‍​ ‌​‌‍​ ‌‍​‌‌‍​ ‌‍​‌​ ‌‌​ ‍‌​‍‌‌​ ​‍​ ​‍​‍‌‌​ ‌‌‌​‌​​‍ ‍‌ ​ ‌‍‌‌‌‍​ ‌‍ ‌‍ ‍‌‍‌​‌‍​‌‌ ​‍‌ ‍‌‌​​ ‌ ‌​‌‍​‌​‍ ‍‌‍ ​‌‍​‌‌‍​‍‌‍‌‌‌‍ ​​ ‌‍​‍‌‍​‌‌ ​ ‌‍‌‌‌‌‌‌‌ ​‍‌‍ ​​ ‌‌‍‍​‌ ‌​‌ ‌​‌ ​​‌ ​ ​‍‌‌​ ​ ‌​​‌​‍‌‌​ ​‍‌​‌‍​‍‌‌​ ​‍‌​‌‍‌‍ ​​‍ ‌‌‍​‌‌‍ ‍‌‍‌​​‍ ‌‌ ​‍​‍ ‌‌‍‍​‌‍ ‌ ‌​‌‍‌‌‌‍ ​‌ ​ ​‍ ‌‌ ​ ‌ ‌​‌ ‌‌‌‍‌​‌‍‍‌‌‍ ​‍ ‍‌ ‌‍‌‍‌‌‌ ​‍‌‍​ ‌‍‌‌‌‍ ​​‍ ‍‌‍​‌‌ ​​‌ ​​​‍‌‍‌‍‍‌‌‍‌​​ ‌​ ‌‌​ ‌ ​ ‌​​ ‍‌‌‍​ ‌‍‌‌‌‍​‍​ ‌ ​‍ ‌​ ​​​ ‍‌‌‍‌‍‌‍​ ​‍ ‌​ ‌​​ ​‍​ ‌‌​ ‌​​‍ ‌‌‍​‌​ ‌​​ ​ ​ ​‍​‍ ‌​ ‌​​ ​​​ ‌‌​ ‌‍‌‍​ ​ ‌ ​ ‌‌​ ‌ ‌‍​‌​ ‌‌‌‍​‌​ ‌ ​‍‌‍‌ ‌​‌ ‍‌‌ ​​‌‍‌‌​ ‌‌‍‍​‌‍ ‌ ‌​‌‍‌‌‌‍ ​‌‌​ ‌‍‍‌‌ ‌​‌‍‌‌‌‌​​‌‍​‌‌‍‌ ‌‍‌‌​‍‌‍‌ ​​‌‍​‌‌ ‌​‌‍‍​​ ‌‌ ​​‌‍​‌‌‍‌ ‌‍‌‌‌​​‍‌ ‌‌‌‍‍‌‌‍ ​‌‍‌​‌‍‌‌‌ ​‍​‍‌‌​ ‌‌‌​​‍‌‌ ‌‍‍ ‌‍‌‌‌ ‍‌​‍‌‌​ ​ ‌​‌​​‍‌‌​ ​ ‌​‌​​‍‌‌​ ​‍​ ​‍‌‍‌​‌‍‌‌​ ​​​ ​ ​ ​​‌‍‌‍‌‍​‌​ ​​‌‍​‍‌‍​‌‌‍​‍‌‍​‍​‍‌‌​ ​‍​ ​‍​‍‌‌​ ‌‌‌​‌​​‍ ‍‌‍​ ‌‍ ‌‍ ‍‌ ‌​‌‍‌‌‌‍ ‍‌ ‌​​‍‌‌​ ‌‌‌​​‍‌‌ ‌‍‍ ‌‍‌‌‌ ‍‌​‍‌‌​ ​ ‌​‌​​‍‌‌​ ​ ‌​‌​​‍‌‌​ ​‍​ ​‍‌‍‌‍​ ‍​‌‍‌‍​ ‍‌​ ‌‍​ ‌​‌‍​ ‌‍​‌‌‍​ ‌‍​‌​ ‌‌​ ‍‌​‍‌‌​ ​‍​ ​‍​‍‌‌​ ‌‌‌​‌​​‍ ‍‌ ​ ‌‍‌‌‌‍​ ‌‍ ‌‍ ‍‌‍‌​‌‍​‌‌ ​‍‌ ‍‌‌​​ ‌ ‌​‌‍​‌​‍ ‍‌‍ ​‌‍​‌‌‍​‍‌‍‌‌‌‍ ​​‍‌‍‌ ​​‌‍‌‌‌ ​‍‌ ​ ‌ ​​‌‍‌‌‌‍​ ‌ ‌​‌‍‍‌‌ ‌‍‌‍‌‌​ ‌‌ ​​‌ ‌‌‌‍​‍‌‍ ​‌‍‍‌‌ ​ ‌‍‍​‌‍‌‌‌‍‌​​‍​‍‌ ‌
Open Important Information​​​​‌ ‍ ​‍​‍‌‍ ‌ ​‍‌‍‍‌‌‍‌ ‌‍‍‌‌‍ ‍​‍​‍​ ‍‍​‍​‍‌ ​ ‌‍​‌‌‍ ‍‌‍‍‌‌ ‌​‌ ‍‌​‍ ‍‌‍‍‌‌‍ ​‍​‍​‍ ​​‍​‍‌‍‍​‌ ​‍‌‍‌‌‌‍‌‍​‍​‍​ ‍‍​‍​‍‌‍‍​‌ ‌​‌ ‌​‌ ​​‌ ​ ​ ‍‍​‍ ​‍ ‌‍ ​​‍ ‌‌‍​‌‌‍ ‍‌‍‌​​‍ ‌‌ ​‍​‍ ‌‌‍‍​‌‍ ‌ ‌​‌‍‌‌‌‍ ​‌ ​ ​‍ ‌‌ ​ ‌ ‌​‌ ‌‌‌‍‌​‌‍‍‌‌‍ ​‍ ‍‌ ‌‍‌‍‌‌‌ ​‍‌‍​ ‌‍‌‌‌‍ ​​‍ ‍‌‍​‌‌ ​​‌ ​​​‍ ‌‍‍‌‌‍ ‍‌ ‌​‌‍‌‌‌‍ ‍‌ ‌​​‍ ‌‍‌‌‌‍‌​‌‍‍‌‌ ‌​​‍ ‌‍ ‌‌‍ ‌‍‌​‌‍‌‌​ ‌‌ ​​‌ ​‍‌‍‌‌‌ ​ ‌‍‌‌‌‍ ‍‌ ‌​‌‍​‌‌ ‌​‌‍‍‌‌‍ ‌‍ ‍​ ‍ ‌‍‍‌‌‍‌​​ ‌​ ‌‌​ ‌ ​ ‌​​ ‍‌‌‍​ ‌‍‌‌‌‍​‍​ ‌ ​‍ ‌​ ​​​ ‍‌‌‍‌‍‌‍​ ​‍ ‌​ ‌​​ ​‍​ ‌‌​ ‌​​‍ ‌‌‍​‌​ ‌​​ ​ ​ ​‍​‍ ‌​ ‌​​ ​​​ ‌‌​ ‌‍‌‍​ ​ ‌ ​ ‌‌​ ‌ ‌‍​‌​ ‌‌‌‍​‌​ ‌ ​ ‍ ‌ ‌​‌ ‍‌‌ ​​‌‍‌‌​ ‌‌‍‍​‌‍ ‌ ‌​‌‍‌‌‌‍ ​‌‌​ ‌‍‍‌‌ ‌​‌‍‌‌‌‌​​‌‍​‌‌‍‌ ‌‍‌‌​ ‍ ‌ ​​‌‍​‌‌ ‌​‌‍‍​​ ‌‌ ​​‌‍​‌‌‍‌ ‌‍‌‌‌​​‍‌ ‌‌‌‍‍‌‌‍ ​‌‍‌​‌‍‌‌‌ ​‍​‍‌‌​ ‌‌‌​​‍‌‌ ‌‍‍ ‌‍‌‌‌ ‍‌​‍‌‌​ ​ ‌​‌​​‍‌‌​ ​ ‌​‌​​‍‌‌​ ​‍​ ​‍‌‍‌​‌‍‌‌​ ​​​ ​ ​ ​​‌‍‌‍‌‍​‌​ ​​‌‍​‍‌‍​‌‌‍​‍‌‍​‍​‍‌‌​ ​‍​ ​‍​‍‌‌​ ‌‌‌​‌​​‍ ‍‌‍​ ‌‍ ‌‍ ‍‌ ‌​‌‍‌‌‌‍ ‍‌ ‌​​‍‌‌​ ‌‌‌​​‍‌‌ ‌‍‍ ‌‍‌‌‌ ‍‌​‍‌‌​ ​ ‌​‌​​‍‌‌​ ​ ‌​‌​​‍‌‌​ ​‍​ ​‍​ ‌‌‌‍‌‌‌‍‌‍​ ‌​‌‍​‌​ ‌​‌‍​ ‌‍‌‌‌‍​‌​ ​ ‌‍‌‌​ ​ ​‍‌‌​ ​‍​ ​‍​‍‌‌​ ‌‌‌​‌​​‍ ‍‌ ‌​‌‍‍‌‌ ‌​‌‍ ​‌‍‌‌​ ‌‍​‍‌‍​‌‌ ​ ‌‍‌‌‌‌‌‌‌ ​‍‌‍ ​​ ‌‌‍‍​‌ ‌​‌ ‌​‌ ​​‌ ​ ​‍‌‌​ ​ ‌​​‌​‍‌‌​ ​‍‌​‌‍​‍‌‌​ ​‍‌​‌‍‌‍ ​​‍ ‌‌‍​‌‌‍ ‍‌‍‌​​‍ ‌‌ ​‍​‍ ‌‌‍‍​‌‍ ‌ ‌​‌‍‌‌‌‍ ​‌ ​ ​‍ ‌‌ ​ ‌ ‌​‌ ‌‌‌‍‌​‌‍‍‌‌‍ ​‍ ‍‌ ‌‍‌‍‌‌‌ ​‍‌‍​ ‌‍‌‌‌‍ ​​‍ ‍‌‍​‌‌ ​​‌ ​​​‍‌‍‌‍‍‌‌‍‌​​ ‌​ ‌‌​ ‌ ​ ‌​​ ‍‌‌‍​ ‌‍‌‌‌‍​‍​ ‌ ​‍ ‌​ ​​​ ‍‌‌‍‌‍‌‍​ ​‍ ‌​ ‌​​ ​‍​ ‌‌​ ‌​​‍ ‌‌‍​‌​ ‌​​ ​ ​ ​‍​‍ ‌​ ‌​​ ​​​ ‌‌​ ‌‍‌‍​ ​ ‌ ​ ‌‌​ ‌ ‌‍​‌​ ‌‌‌‍​‌​ ‌ ​‍‌‍‌ ‌​‌ ‍‌‌ ​​‌‍‌‌​ ‌‌‍‍​‌‍ ‌ ‌​‌‍‌‌‌‍ ​‌‌​ ‌‍‍‌‌ ‌​‌‍‌‌‌‌​​‌‍​‌‌‍‌ ‌‍‌‌​‍‌‍‌ ​​‌‍​‌‌ ‌​‌‍‍​​ ‌‌ ​​‌‍​‌‌‍‌ ‌‍‌‌‌​​‍‌ ‌‌‌‍‍‌‌‍ ​‌‍‌​‌‍‌‌‌ ​‍​‍‌‌​ ‌‌‌​​‍‌‌ ‌‍‍ ‌‍‌‌‌ ‍‌​‍‌‌​ ​ ‌​‌​​‍‌‌​ ​ ‌​‌​​‍‌‌​ ​‍​ ​‍‌‍‌​‌‍‌‌​ ​​​ ​ ​ ​​‌‍‌‍‌‍​‌​ ​​‌‍​‍‌‍​‌‌‍​‍‌‍​‍​‍‌‌​ ​‍​ ​‍​‍‌‌​ ‌‌‌​‌​​‍ ‍‌‍​ ‌‍ ‌‍ ‍‌ ‌​‌‍‌‌‌‍ ‍‌ ‌​​‍‌‌​ ‌‌‌​​‍‌‌ ‌‍‍ ‌‍‌‌‌ ‍‌​‍‌‌​ ​ ‌​‌​​‍‌‌​ ​ ‌​‌​​‍‌‌​ ​‍​ ​‍​ ‌‌‌‍‌‌‌‍‌‍​ ‌​‌‍​‌​ ‌​‌‍​ ‌‍‌‌‌‍​‌​ ​ ‌‍‌‌​ ​ ​‍‌‌​ ​‍​ ​‍​‍‌‌​ ‌‌‌​‌​​‍ ‍‌ ‌​‌‍‍‌‌ ‌​‌‍ ​‌‍‌‌​‍‌‍‌ ​​‌‍‌‌‌ ​‍‌ ​ ‌ ​​‌‍‌‌‌‍​ ‌ ‌​‌‍‍‌‌ ‌‍‌‍‌‌​ ‌‌ ​​‌ ‌‌‌‍​‍‌‍ ​‌‍‍‌‌ ​ ‌‍‍​‌‍‌‌‌‍‌​​‍​‍‌ ‌
Important Information​​​​‌ ‍ ​‍​‍‌‍ ‌ ​‍‌‍‍‌‌‍‌ ‌‍‍‌‌‍ ‍​‍​‍​ ‍‍​‍​‍‌ ​ ‌‍​‌‌‍ ‍‌‍‍‌‌ ‌​‌ ‍‌​‍ ‍‌‍‍‌‌‍ ​‍​‍​‍ ​​‍​‍‌‍‍​‌ ​‍‌‍‌‌‌‍‌‍​‍​‍​ ‍‍​‍​‍‌‍‍​‌ ‌​‌ ‌​‌ ​​‌ ​ ​ ‍‍​‍ ​‍ ‌‍ ​​‍ ‌‌‍​‌‌‍ ‍‌‍‌​​‍ ‌‌ ​‍​‍ ‌‌‍‍​‌‍ ‌ ‌​‌‍‌‌‌‍ ​‌ ​ ​‍ ‌‌ ​ ‌ ‌​‌ ‌‌‌‍‌​‌‍‍‌‌‍ ​‍ ‍‌ ‌‍‌‍‌‌‌ ​‍‌‍​ ‌‍‌‌‌‍ ​​‍ ‍‌‍​‌‌ ​​‌ ​​​‍ ‌‍‍‌‌‍ ‍‌ ‌​‌‍‌‌‌‍ ‍‌ ‌​​‍ ‌‍‌‌‌‍‌​‌‍‍‌‌ ‌​​‍ ‌‍ ‌‌‍ ‌‍‌​‌‍‌‌​ ‌‌ ​​‌ ​‍‌‍‌‌‌ ​ ‌‍‌‌‌‍ ‍‌ ‌​‌‍​‌‌ ‌​‌‍‍‌‌‍ ‌‍ ‍​ ‍ ‌‍‍‌‌‍‌​​ ‌​ ‌‌​ ‌ ​ ‌​​ ‍‌‌‍​ ‌‍‌‌‌‍​‍​ ‌ ​‍ ‌​ ​​​ ‍‌‌‍‌‍‌‍​ ​‍ ‌​ ‌​​ ​‍​ ‌‌​ ‌​​‍ ‌‌‍​‌​ ‌​​ ​ ​ ​‍​‍ ‌​ ‌​​ ​​​ ‌‌​ ‌‍‌‍​ ​ ‌ ​ ‌‌​ ‌ ‌‍​‌​ ‌‌‌‍​‌​ ‌ ​ ‍ ‌ ‌​‌ ‍‌‌ ​​‌‍‌‌​ ‌‌‍‍​‌‍ ‌ ‌​‌‍‌‌‌‍ ​‌‌​ ‌‍‍‌‌ ‌​‌‍‌‌‌‌​​‌‍​‌‌‍‌ ‌‍‌‌​ ‍ ‌ ​​‌‍​‌‌ ‌​‌‍‍​​ ‌‌ ​​‌‍​‌‌‍‌ ‌‍‌‌‌​​‍‌ ‌‌‌‍‍‌‌‍ ​‌‍‌​‌‍‌‌‌ ​‍​‍‌‌​ ‌‌‌​​‍‌‌ ‌‍‍ ‌‍‌‌‌ ‍‌​‍‌‌​ ​ ‌​‌​​‍‌‌​ ​ ‌​‌​​‍‌‌​ ​‍​ ​‍‌‍‌​‌‍‌‌​ ​​​ ​ ​ ​​‌‍‌‍‌‍​‌​ ​​‌‍​‍‌‍​‌‌‍​‍‌‍​‍​‍‌‌​ ​‍​ ​‍​‍‌‌​ ‌‌‌​‌​​‍ ‍‌‍​ ‌‍ ‌‍ ‍‌ ‌​‌‍‌‌‌‍ ‍‌ ‌​​‍‌‌​ ‌‌‌​​‍‌‌ ‌‍‍ ‌‍‌‌‌ ‍‌​‍‌‌​ ​ ‌​‌​​‍‌‌​ ​ ‌​‌​​‍‌‌​ ​‍​ ​‍​ ‌‌‌‍‌‌‌‍‌‍​ ‌​‌‍​‌​ ‌​‌‍​ ‌‍‌‌‌‍​‌​ ​ ‌‍‌‌​ ​ ​‍‌‌​ ​‍​ ​‍​‍‌‌​ ‌‌‌​‌​​‍ ‍‌ ‌​‌‍‍‌‌ ‌​‌‍ ​‌‍‌‌​ ‌‍​‍‌‍​‌‌ ​ ‌‍‌‌‌‌‌‌‌ ​‍‌‍ ​​ ‌‌‍‍​‌ ‌​‌ ‌​‌ ​​‌ ​ ​‍‌‌​ ​ ‌​​‌​‍‌‌​ ​‍‌​‌‍​‍‌‌​ ​‍‌​‌‍‌‍ ​​‍ ‌‌‍​‌‌‍ ‍‌‍‌​​‍ ‌‌ ​‍​‍ ‌‌‍‍​‌‍ ‌ ‌​‌‍‌‌‌‍ ​‌ ​ ​‍ ‌‌ ​ ‌ ‌​‌ ‌‌‌‍‌​‌‍‍‌‌‍ ​‍ ‍‌ ‌‍‌‍‌‌‌ ​‍‌‍​ ‌‍‌‌‌‍ ​​‍ ‍‌‍​‌‌ ​​‌ ​​​‍‌‍‌‍‍‌‌‍‌​​ ‌​ ‌‌​ ‌ ​ ‌​​ ‍‌‌‍​ ‌‍‌‌‌‍​‍​ ‌ ​‍ ‌​ ​​​ ‍‌‌‍‌‍‌‍​ ​‍ ‌​ ‌​​ ​‍​ ‌‌​ ‌​​‍ ‌‌‍​‌​ ‌​​ ​ ​ ​‍​‍ ‌​ ‌​​ ​​​ ‌‌​ ‌‍‌‍​ ​ ‌ ​ ‌‌​ ‌ ‌‍​‌​ ‌‌‌‍​‌​ ‌ ​‍‌‍‌ ‌​‌ ‍‌‌ ​​‌‍‌‌​ ‌‌‍‍​‌‍ ‌ ‌​‌‍‌‌‌‍ ​‌‌​ ‌‍‍‌‌ ‌​‌‍‌‌‌‌​​‌‍​‌‌‍‌ ‌‍‌‌​‍‌‍‌ ​​‌‍​‌‌ ‌​‌‍‍​​ ‌‌ ​​‌‍​‌‌‍‌ ‌‍‌‌‌​​‍‌ ‌‌‌‍‍‌‌‍ ​‌‍‌​‌‍‌‌‌ ​‍​‍‌‌​ ‌‌‌​​‍‌‌ ‌‍‍ ‌‍‌‌‌ ‍‌​‍‌‌​ ​ ‌​‌​​‍‌‌​ ​ ‌​‌​​‍‌‌​ ​‍​ ​‍‌‍‌​‌‍‌‌​ ​​​ ​ ​ ​​‌‍‌‍‌‍​‌​ ​​‌‍​‍‌‍​‌‌‍​‍‌‍​‍​‍‌‌​ ​‍​ ​‍​‍‌‌​ ‌‌‌​‌​​‍ ‍‌‍​ ‌‍ ‌‍ ‍‌ ‌​‌‍‌‌‌‍ ‍‌ ‌​​‍‌‌​ ‌‌‌​​‍‌‌ ‌‍‍ ‌‍‌‌‌ ‍‌​‍‌‌​ ​ ‌​‌​​‍‌‌​ ​ ‌​‌​​‍‌‌​ ​‍​ ​‍​ ‌‌‌‍‌‌‌‍‌‍​ ‌​‌‍​‌​ ‌​‌‍​ ‌‍‌‌‌‍​‌​ ​ ‌‍‌‌​ ​ ​‍‌‌​ ​‍​ ​‍​‍‌‌​ ‌‌‌​‌​​‍ ‍‌ ‌​‌‍‍‌‌ ‌​‌‍ ​‌‍‌‌​‍‌‍‌ ​​‌‍‌‌‌ ​‍‌ ​ ‌ ​​‌‍‌‌‌‍​ ‌ ‌​‌‍‍‌‌ ‌‍‌‍‌‌​ ‌‌ ​​‌ ‌‌‌‍​‍‌‍ ​‌‍‍‌‌ ​ ‌‍‍​‌‍‌‌‌‍‌​​‍​‍‌ ‌
Everything worth knowing before you arrive, from check-in times
and family stays to dogs, spa access and the finer details of your
visit.​​​​‌ ‍ ​‍​‍‌‍ ‌ ​‍‌‍‍‌‌‍‌ ‌‍‍‌‌‍ ‍​‍​‍​ ‍‍​‍​‍‌ ​ ‌‍​‌‌‍ ‍‌‍‍‌‌ ‌​‌ ‍‌​‍ ‍‌‍‍‌‌‍ ​‍​‍​‍ ​​‍​‍‌‍‍​‌ ​‍‌‍‌‌‌‍‌‍​‍​‍​ ‍‍​‍​‍‌‍‍​‌ ‌​‌ ‌​‌ ​​‌ ​ ​ ‍‍​‍ ​‍ ‌‍ ​​‍ ‌‌‍​‌‌‍ ‍‌‍‌​​‍ ‌‌ ​‍​‍ ‌‌‍‍​‌‍ ‌ ‌​‌‍‌‌‌‍ ​‌ ​ ​‍ ‌‌ ​ ‌ ‌​‌ ‌‌‌‍‌​‌‍‍‌‌‍ ​‍ ‍‌ ‌‍‌‍‌‌‌ ​‍‌‍​ ‌‍‌‌‌‍ ​​‍ ‍‌‍​‌‌ ​​‌ ​​​‍ ‌‍‍‌‌‍ ‍‌ ‌​‌‍‌‌‌‍ ‍‌ ‌​​‍ ‌‍‌‌‌‍‌​‌‍‍‌‌ ‌​​‍ ‌‍ ‌‌‍ ‌‍‌​‌‍‌‌​ ‌‌ ​​‌ ​‍‌‍‌‌‌ ​ ‌‍‌‌‌‍ ‍‌ ‌​‌‍​‌‌ ‌​‌‍‍‌‌‍ ‌‍ ‍​ ‍ ‌‍‍‌‌‍‌​​ ‌​ ‌‌​ ‌ ​ ‌​​ ‍‌‌‍​ ‌‍‌‌‌‍​‍​ ‌ ​‍ ‌​ ​​​ ‍‌‌‍‌‍‌‍​ ​‍ ‌​ ‌​​ ​‍​ ‌‌​ ‌​​‍ ‌‌‍​‌​ ‌​​ ​ ​ ​‍​‍ ‌​ ‌​​ ​​​ ‌‌​ ‌‍‌‍​ ​ ‌ ​ ‌‌​ ‌ ‌‍​‌​ ‌‌‌‍​‌​ ‌ ​ ‍ ‌ ‌​‌ ‍‌‌ ​​‌‍‌‌​ ‌‌‍‍​‌‍ ‌ ‌​‌‍‌‌‌‍ ​‌‌​ ‌‍‍‌‌ ‌​‌‍‌‌‌‌​​‌‍​‌‌‍‌ ‌‍‌‌​ ‍ ‌ ​​‌‍​‌‌ ‌​‌‍‍​​ ‌‌ ​​‌‍​‌‌‍‌ ‌‍‌‌‌​​‍‌ ‌‌‌‍‍‌‌‍ ​‌‍‌​‌‍‌‌‌ ​‍​‍‌‌​ ‌‌‌​​‍‌‌ ‌‍‍ ‌‍‌‌‌ ‍‌​‍‌‌​ ​ ‌​‌​​‍‌‌​ ​ ‌​‌​​‍‌‌​ ​‍​ ​‍‌‍‌​‌‍‌‌​ ​​​ ​ ​ ​​‌‍‌‍‌‍​‌​ ​​‌‍​‍‌‍​‌‌‍​‍‌‍​‍​‍‌‌​ ​‍​ ​‍​‍‌‌​ ‌‌‌​‌​​‍ ‍‌‍​ ‌‍ ‌‍ ‍‌ ‌​‌‍‌‌‌‍ ‍‌ ‌​​‍‌‌​ ‌‌‌​​‍‌‌ ‌‍‍ ‌‍‌‌‌ ‍‌​‍‌‌​ ​ ‌​‌​​‍‌‌​ ​ ‌​‌​​‍‌‌​ ​‍​ ​‍​ ‌‌‌‍‌‌‌‍‌‍​ ‌​‌‍​‌​ ‌​‌‍​ ‌‍‌‌‌‍​‌​ ​ ‌‍‌‌​ ​ ​‍‌‌​ ​‍​ ​‍​‍‌‌​ ‌‌‌​‌​​‍ ‍‌‍‌‌‌ ‍​‌‍​ ‌‍‌‌‌ ​‍‌ ​​‌ ‌​​ ‌‍​‍‌‍​‌‌ ​ ‌‍‌‌‌‌‌‌‌ ​‍‌‍ ​​ ‌‌‍‍​‌ ‌​‌ ‌​‌ ​​‌ ​ ​‍‌‌​ ​ ‌​​‌​‍‌‌​ ​‍‌​‌‍​‍‌‌​ ​‍‌​‌‍‌‍ ​​‍ ‌‌‍​‌‌‍ ‍‌‍‌​​‍ ‌‌ ​‍​‍ ‌‌‍‍​‌‍ ‌ ‌​‌‍‌‌‌‍ ​‌ ​ ​‍ ‌‌ ​ ‌ ‌​‌ ‌‌‌‍‌​‌‍‍‌‌‍ ​‍ ‍‌ ‌‍‌‍‌‌‌ ​‍‌‍​ ‌‍‌‌‌‍ ​​‍ ‍‌‍​‌‌ ​​‌ ​​​‍‌‍‌‍‍‌‌‍‌​​ ‌​ ‌‌​ ‌ ​ ‌​​ ‍‌‌‍​ ‌‍‌‌‌‍​‍​ ‌ ​‍ ‌​ ​​​ ‍‌‌‍‌‍‌‍​ ​‍ ‌​ ‌​​ ​‍​ ‌‌​ ‌​​‍ ‌‌‍​‌​ ‌​​ ​ ​ ​‍​‍ ‌​ ‌​​ ​​​ ‌‌​ ‌‍‌‍​ ​ ‌ ​ ‌‌​ ‌ ‌‍​‌​ ‌‌‌‍​‌​ ‌ ​‍‌‍‌ ‌​‌ ‍‌‌ ​​‌‍‌‌​ ‌‌‍‍​‌‍ ‌ ‌​‌‍‌‌‌‍ ​‌‌​ ‌‍‍‌‌ ‌​‌‍‌‌‌‌​​‌‍​‌‌‍‌ ‌‍‌‌​‍‌‍‌ ​​‌‍​‌‌ ‌​‌‍‍​​ ‌‌ ​​‌‍​‌‌‍‌ ‌‍‌‌‌​​‍‌ ‌‌‌‍‍‌‌‍ ​‌‍‌​‌‍‌‌‌ ​‍​‍‌‌​ ‌‌‌​​‍‌‌ ‌‍‍ ‌‍‌‌‌ ‍‌​‍‌‌​ ​ ‌​‌​​‍‌‌​ ​ ‌​‌​​‍‌‌​ ​‍​ ​‍‌‍‌​‌‍‌‌​ ​​​ ​ ​ ​​‌‍‌‍‌‍​‌​ ​​‌‍​‍‌‍​‌‌‍​‍‌‍​‍​‍‌‌​ ​‍​ ​‍​‍‌‌​ ‌‌‌​‌​​‍ ‍‌‍​ ‌‍ ‌‍ ‍‌ ‌​‌‍‌‌‌‍ ‍‌ ‌​​‍‌‌​ ‌‌‌​​‍‌‌ ‌‍‍ ‌‍‌‌‌ ‍‌​‍‌‌​ ​ ‌​‌​​‍‌‌​ ​ ‌​‌​​‍‌‌​ ​‍​ ​‍​ ‌‌‌‍‌‌‌‍‌‍​ ‌​‌‍​‌​ ‌​‌‍​ ‌‍‌‌‌‍​‌​ ​ ‌‍‌‌​ ​ ​‍‌‌​ ​‍​ ​‍​‍‌‌​ ‌‌‌​‌​​‍ ‍‌‍‌‌‌ ‍​‌‍​ ‌‍‌‌‌ ​‍‌ ​​‌ ‌​​‍‌‍‌ ​​‌‍‌‌‌ ​‍‌ ​ ‌ ​​‌‍‌‌‌‍​ ‌ ‌​‌‍‍‌‌ ‌‍‌‍‌‌​ ‌‌ ​​‌ ‌‌‌‍​‍‌‍ ​‌‍‍‌‌ ​ ‌‍‍​‌‍‌‌‌‍‌​​‍​‍‌ ‌
Find out more​​​​‌ ‍ ​‍​‍‌‍ ‌ ​‍‌‍‍‌‌‍‌ ‌‍‍‌‌‍ ‍​‍​‍​ ‍‍​‍​‍‌ ​ ‌‍​‌‌‍ ‍‌‍‍‌‌ ‌​‌ ‍‌​‍ ‍‌‍‍‌‌‍ ​‍​‍​‍ ​​‍​‍‌‍‍​‌ ​‍‌‍‌‌‌‍‌‍​‍​‍​ ‍‍​‍​‍‌‍‍​‌ ‌​‌ ‌​‌ ​​‌ ​ ​ ‍‍​‍ ​‍ ‌‍ ​​‍ ‌‌‍​‌‌‍ ‍‌‍‌​​‍ ‌‌ ​‍​‍ ‌‌‍‍​‌‍ ‌ ‌​‌‍‌‌‌‍ ​‌ ​ ​‍ ‌‌ ​ ‌ ‌​‌ ‌‌‌‍‌​‌‍‍‌‌‍ ​‍ ‍‌ ‌‍‌‍‌‌‌ ​‍‌‍​ ‌‍‌‌‌‍ ​​‍ ‍‌‍​‌‌ ​​‌ ​​​‍ ‌‍‍‌‌‍ ‍‌ ‌​‌‍‌‌‌‍ ‍‌ ‌​​‍ ‌‍‌‌‌‍‌​‌‍‍‌‌ ‌​​‍ ‌‍ ‌‌‍ ‌‍‌​‌‍‌‌​ ‌‌ ​​‌ ​‍‌‍‌‌‌ ​ ‌‍‌‌‌‍ ‍‌ ‌​‌‍​‌‌ ‌​‌‍‍‌‌‍ ‌‍ ‍​ ‍ ‌‍‍‌‌‍‌​​ ‌​ ‌‌​ ‌ ​ ‌​​ ‍‌‌‍​ ‌‍‌‌‌‍​‍​ ‌ ​‍ ‌​ ​​​ ‍‌‌‍‌‍‌‍​ ​‍ ‌​ ‌​​ ​‍​ ‌‌​ ‌​​‍ ‌‌‍​‌​ ‌​​ ​ ​ ​‍​‍ ‌​ ‌​​ ​​​ ‌‌​ ‌‍‌‍​ ​ ‌ ​ ‌‌​ ‌ ‌‍​‌​ ‌‌‌‍​‌​ ‌ ​ ‍ ‌ ‌​‌ ‍‌‌ ​​‌‍‌‌​ ‌‌‍‍​‌‍ ‌ ‌​‌‍‌‌‌‍ ​‌‌​ ‌‍‍‌‌ ‌​‌‍‌‌‌‌​​‌‍​‌‌‍‌ ‌‍‌‌​ ‍ ‌ ​​‌‍​‌‌ ‌​‌‍‍​​ ‌‌ ​​‌‍​‌‌‍‌ ‌‍‌‌‌​​‍‌ ‌‌‌‍‍‌‌‍ ​‌‍‌​‌‍‌‌‌ ​‍​‍‌‌​ ‌‌‌​​‍‌‌ ‌‍‍ ‌‍‌‌‌ ‍‌​‍‌‌​ ​ ‌​‌​​‍‌‌​ ​ ‌​‌​​‍‌‌​ ​‍​ ​‍‌‍‌​‌‍‌‌​ ​​​ ​ ​ ​​‌‍‌‍‌‍​‌​ ​​‌‍​‍‌‍​‌‌‍​‍‌‍​‍​‍‌‌​ ​‍​ ​‍​‍‌‌​ ‌‌‌​‌​​‍ ‍‌‍​ ‌‍ ‌‍ ‍‌ ‌​‌‍‌‌‌‍ ‍‌ ‌​​‍‌‌​ ‌‌‌​​‍‌‌ ‌‍‍ ‌‍‌‌‌ ‍‌​‍‌‌​ ​ ‌​‌​​‍‌‌​ ​ ‌​‌​​‍‌‌​ ​‍​ ​‍​ ‌‌‌‍‌‌‌‍‌‍​ ‌​‌‍​‌​ ‌​‌‍​ ‌‍‌‌‌‍​‌​ ​ ‌‍‌‌​ ​ ​‍‌‌​ ​‍​ ​‍​‍‌‌​ ‌‌‌​‌​​‍ ‍‌ ​ ‌‍‌‌‌‍​ ‌‍ ‌‍ ‍‌‍‌​‌‍​‌‌ ​‍‌ ‍‌‌​​ ‌ ‌​‌‍​‌​‍ ‍‌‍ ​‌‍​‌‌‍​‍‌‍‌‌‌‍ ​​ ‌‍​‍‌‍​‌‌ ​ ‌‍‌‌‌‌‌‌‌ ​‍‌‍ ​​ ‌‌‍‍​‌ ‌​‌ ‌​‌ ​​‌ ​ ​‍‌‌​ ​ ‌​​‌​‍‌‌​ ​‍‌​‌‍​‍‌‌​ ​‍‌​‌‍‌‍ ​​‍ ‌‌‍​‌‌‍ ‍‌‍‌​​‍ ‌‌ ​‍​‍ ‌‌‍‍​‌‍ ‌ ‌​‌‍‌‌‌‍ ​‌ ​ ​‍ ‌‌ ​ ‌ ‌​‌ ‌‌‌‍‌​‌‍‍‌‌‍ ​‍ ‍‌ ‌‍‌‍‌‌‌ ​‍‌‍​ ‌‍‌‌‌‍ ​​‍ ‍‌‍​‌‌ ​​‌ ​​​‍‌‍‌‍‍‌‌‍‌​​ ‌​ ‌‌​ ‌ ​ ‌​​ ‍‌‌‍​ ‌‍‌‌‌‍​‍​ ‌ ​‍ ‌​ ​​​ ‍‌‌‍‌‍‌‍​ ​‍ ‌​ ‌​​ ​‍​ ‌‌​ ‌​​‍ ‌‌‍​‌​ ‌​​ ​ ​ ​‍​‍ ‌​ ‌​​ ​​​ ‌‌​ ‌‍‌‍​ ​ ‌ ​ ‌‌​ ‌ ‌‍​‌​ ‌‌‌‍​‌​ ‌ ​‍‌‍‌ ‌​‌ ‍‌‌ ​​‌‍‌‌​ ‌‌‍‍​‌‍ ‌ ‌​‌‍‌‌‌‍ ​‌‌​ ‌‍‍‌‌ ‌​‌‍‌‌‌‌​​‌‍​‌‌‍‌ ‌‍‌‌​‍‌‍‌ ​​‌‍​‌‌ ‌​‌‍‍​​ ‌‌ ​​‌‍​‌‌‍‌ ‌‍‌‌‌​​‍‌ ‌‌‌‍‍‌‌‍ ​‌‍‌​‌‍‌‌‌ ​‍​‍‌‌​ ‌‌‌​​‍‌‌ ‌‍‍ ‌‍‌‌‌ ‍‌​‍‌‌​ ​ ‌​‌​​‍‌‌​ ​ ‌​‌​​‍‌‌​ ​‍​ ​‍‌‍‌​‌‍‌‌​ ​​​ ​ ​ ​​‌‍‌‍‌‍​‌​ ​​‌‍​‍‌‍​‌‌‍​‍‌‍​‍​‍‌‌​ ​‍​ ​‍​‍‌‌​ ‌‌‌​‌​​‍ ‍‌‍​ ‌‍ ‌‍ ‍‌ ‌​‌‍‌‌‌‍ ‍‌ ‌​​‍‌‌​ ‌‌‌​​‍‌‌ ‌‍‍ ‌‍‌‌‌ ‍‌​‍‌‌​ ​ ‌​‌​​‍‌‌​ ​ ‌​‌​​‍‌‌​ ​‍​ ​‍​ ‌‌‌‍‌‌‌‍‌‍​ ‌​‌‍​‌​ ‌​‌‍​ ‌‍‌‌‌‍​‌​ ​ ‌‍‌‌​ ​ ​‍‌‌​ ​‍​ ​‍​‍‌‌​ ‌‌‌​‌​​‍ ‍‌ ​ ‌‍‌‌‌‍​ ‌‍ ‌‍ ‍‌‍‌​‌‍​‌‌ ​‍‌ ‍‌‌​​ ‌ ‌​‌‍​‌​‍ ‍‌‍ ​‌‍​‌‌‍​‍‌‍‌‌‌‍ ​​‍‌‍‌ ​​‌‍‌‌‌ ​‍‌ ​ ‌ ​​‌‍‌‌‌‍​ ‌ ‌​‌‍‍‌‌ ‌‍‌‍‌‌​ ‌‌ ​​‌ ‌‌‌‍​‍‌‍ ​‌‍‍‌‌ ​ ‌‍‍​‌‍‌‌‌‍‌​​‍​‍‌ ‌